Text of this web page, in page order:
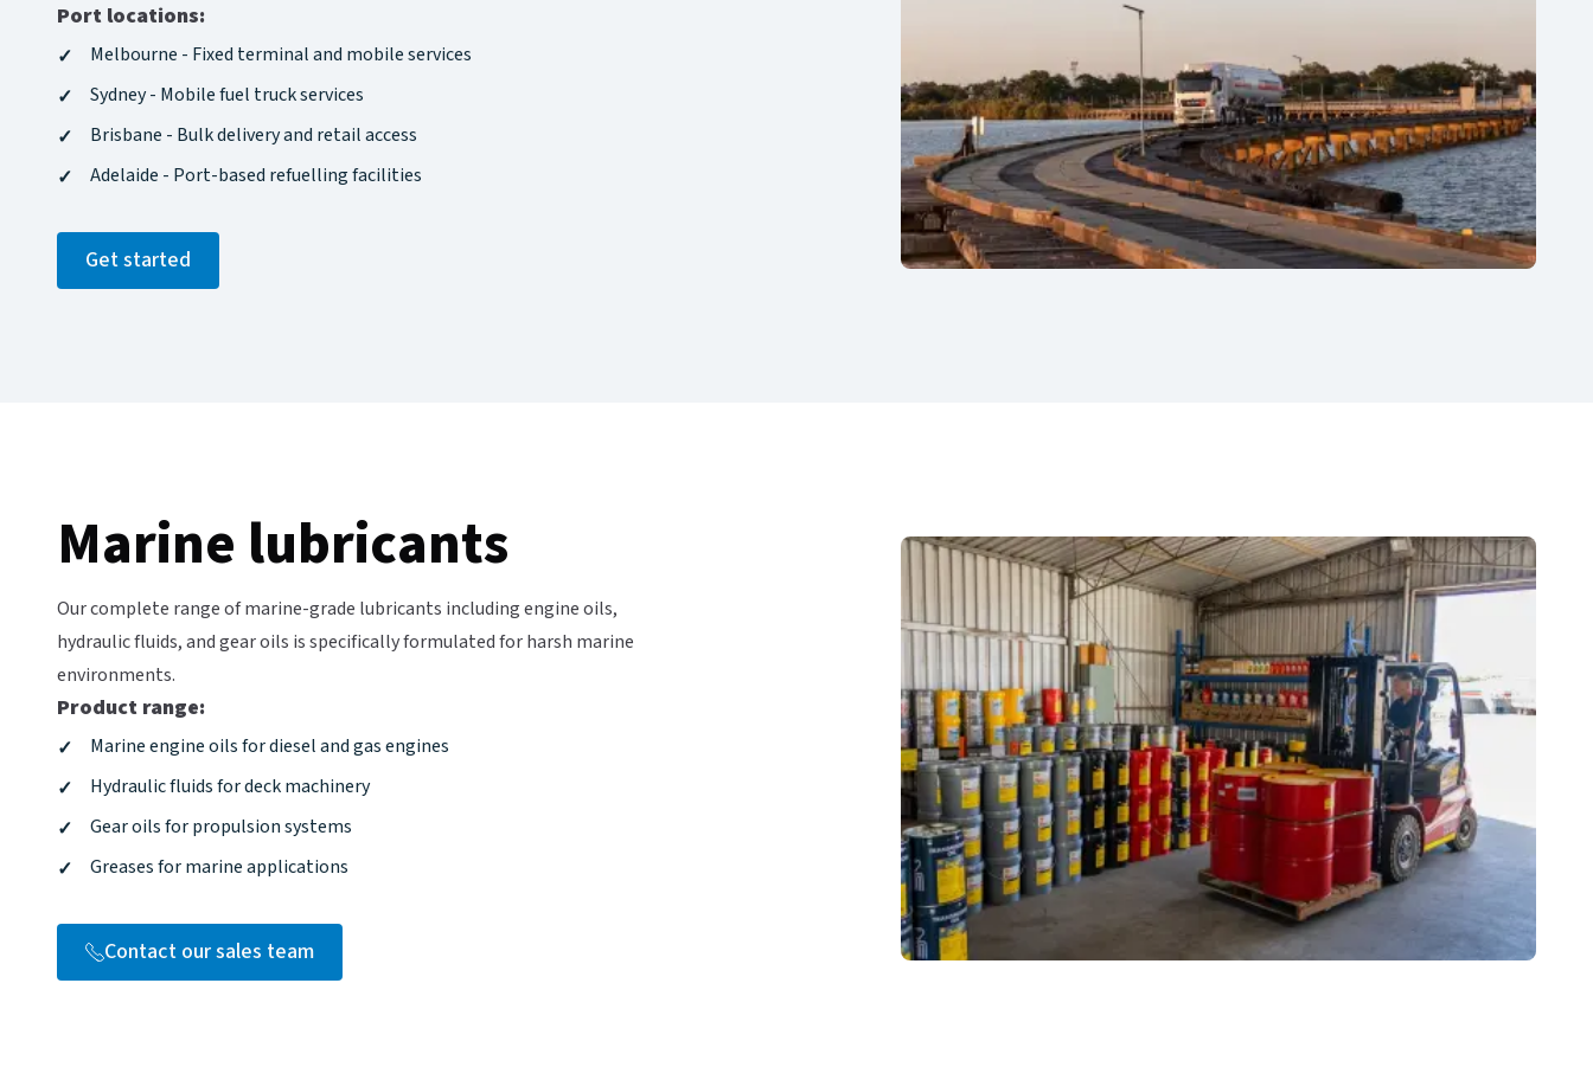
Port locations:​​​​‌ ‍ ​‍​‍‌‍ ‌ ​‍‌‍‍‌‌‍‌ ‌‍‍‌‌‍ ‍​‍​‍​ ‍‍​‍​‍‌ ​ ‌‍​‌‌‍ ‍‌‍‍‌‌ ‌​‌ ‍‌​‍ ‍‌‍‍‌‌‍ ​‍​‍​‍ ​​‍​‍‌‍‍​‌ ​‍‌‍‌‌‌‍‌‍​‍​‍​ ‍‍​‍​‍‌‍‍​‌ ‌​‌ ‌​‌ ​​‌ ​ ​ ‍‍​‍ ​‍ ‌‍ ​‌‍‍‌‌‍​‍‌‍‌‌‌ ​‍‌ ‌​‌ ‍‌​‍ ‌‌ ​ ‌ ‌​‌ ‌‌‌‍‌​‌‍‍‌‌‍ ​‍ ‍‌ ‌‍‌‍‌‌‌ ​‍‌‍​ ‌‍‌‌‌‍ ​​‍ ‍‌‍​‌‌ ​​‌ ​​​‍ ‌‍‍‌‌‍ ‍‌ ‌​‌‍‌‌‌‍ ‍‌ ‌​​‍ ‌‍‌‌‌‍‌​‌‍‍‌‌ ‌​​‍ ‌‍ ‌‌‍ ‌‍‌​‌‍‌‌​ ‌‌ ​​‌ ​‍‌‍‌‌‌ ​ ‌‍‌‌‌‍ ‍‌ ‌​‌‍​‌‌ ‌​‌‍‍‌‌‍ ‌‍ ‍​ ‍ ‌‍‍‌‌‍‌​​ ‌‌‍‌​‌‍​ ​ ‌​​ ‌​​ ‍‌​ ‌ ​ ​‍​ ​‍​‍ ‌​ ​ ​ ‌ ​ ​ ​ ​​​‍ ‌​ ‌​‌‍‌​‌‍‌‌‌‍​ ​‍ ‌‌‍​‍​ ​‌​ ​ ‌‍‌​​‍ ‌‌‍‌‍‌‍​‌​ ​ ‌‍‌‍​ ​‌‌‍​‍‌‍​‌‌‍​ ​ ‍​​ ‌ ‌‍​ ​ ​‍​ ‍ ‌ ‌​‌ ‍‌‌ ​​‌‍‌‌​ ‌‌ ​​‌‍​‌‌‍‌ ‌‍‌‌​ ‍ ‌ ​​‌‍​‌‌ ‌​‌‍‍​​ ‌‌ ​​‌‍​‌‌‍‌ ‌‍‌‌‌​​‍‌ ‌‌‌‍‍‌‌‍ ​‌‍‌​‌‍‌‌‌ ​‍​‍‌‌​ ‌‌‌​​‍‌‌ ‌‍‍ ‌‍‌‌‌ ‍‌​‍‌‌​ ​ ‌​‌​​‍‌‌​ ​ ‌​‌​​‍‌‌​ ​‍​ ​‍​ ‍​‌‍‌‌​ ‌‍​ ‍​​ ‍​​ ​‌​ ‍‌​ ‌‌‌‍‌‌​ ‌ ‌‍‌‍‌‍​‌​ ‌​‌‍‌‍​ ​‍‌‍​ ​ ​​​ ‍‌​ ​‍​ ‌‍​ ‌‍​ ​‌​ ​​​ ​​‌‍‌‍‌‍‌‍​ ‌ ‌‍​ ‌‍‌‌‌‍‌‌​ ‍‌‌‍​ ​‍‌‌​ ​‍​ ​‍​‍‌‌​ ‌‌‌​‌​​‍ ‍‌ ​‍‌‍‍‌‌‍​ ‌‍‍​‌‌‌​‌‍‌‌‌ ‍​‌ ‌​​‍‌‌​ ‌‌‌​​‍‌‌ ‌‍‍ ‌‍‌‌‌ ‍‌​‍‌‌​ ​ ‌​‌​​‍‌‌​ ​ ‌​‌​​‍‌‌​ ​‍​ ​‍​ ​​‌‍‌‍‌‍​‌​ ‌ ‌‍​ ​ ​​​ ‍​​ ​‍‌‍​ ​ ​ ‌‍‌‍‌‍‌‌​‍‌‌​ ​‍​ ​‍​‍‌‌​ ‌‌‌​‌​​‍ ‍‌‍​ ‌‍‍​‌‍‍‌‌‍ ​‌‍‌​‌ ​‍‌‍‌‌‌‍ ‍​‍‌‌​ ‌‌‌​​‍‌‌ ‌‍‍ ‌‍‌‌‌ ‍‌​‍‌‌​ ​ ‌​‌​​‍‌‌​ ​ ‌​‌​​‍‌‌​ ​‍​ ​‍​ ​‌​ ​ ​ ‌‍‌‍​‌‌‍‌‍​ ​‍‌‍​ ​ ​‌‌‍‌‌​ ​‌‌‍​ ‌‍​‌​‍‌‌​ ​‍​ ​‍​‍‌‌​ ‌‌‌​‌​​‍ ‍‌ ‌​‌‍‌‌‌ ‍​‌ ‌​​ ‌‍​‍‌‍​‌‌ ​ ‌‍‌‌‌‌‌‌‌ ​‍‌‍ ​​ ‌‌‍‍​‌ ‌​‌ ‌​‌ ​​‌ ​ ​‍‌‌​ ​ ‌​​‌​‍‌‌​ ​‍‌​‌‍​‍‌‌​ ​‍‌​‌‍‌‍ ​‌‍‍‌‌‍​‍‌‍‌‌‌ ​‍‌ ‌​‌ ‍‌​‍ ‌‌ ​ ‌ ‌​‌ ‌‌‌‍‌​‌‍‍‌‌‍ ​‍ ‍‌ ‌‍‌‍‌‌‌ ​‍‌‍​ ‌‍‌‌‌‍ ​​‍ ‍‌‍​‌‌ ​​‌ ​​​‍‌‍‌‍‍‌‌‍‌​​ ‌‌‍‌​‌‍​ ​ ‌​​ ‌​​ ‍‌​ ‌ ​ ​‍​ ​‍​‍ ‌​ ​ ​ ‌ ​ ​ ​ ​​​‍ ‌​ ‌​‌‍‌​‌‍‌‌‌‍​ ​‍ ‌‌‍​‍​ ​‌​ ​ ‌‍‌​​‍ ‌‌‍‌‍‌‍​‌​ ​ ‌‍‌‍​ ​‌‌‍​‍‌‍​‌‌‍​ ​ ‍​​ ‌ ‌‍​ ​ ​‍​‍‌‍‌ ‌​‌ ‍‌‌ ​​‌‍‌‌​ ‌‌ ​​‌‍​‌‌‍‌ ‌‍‌‌​‍‌‍‌ ​​‌‍​‌‌ ‌​‌‍‍​​ ‌‌ ​​‌‍​‌‌‍‌ ‌‍‌‌‌​​‍‌ ‌‌‌‍‍‌‌‍ ​‌‍‌​‌‍‌‌‌ ​‍​‍‌‌​ ‌‌‌​​‍‌‌ ‌‍‍ ‌‍‌‌‌ ‍‌​‍‌‌​ ​ ‌​‌​​‍‌‌​ ​ ‌​‌​​‍‌‌​ ​‍​ ​‍​ ‍​‌‍‌‌​ ‌‍​ ‍​​ ‍​​ ​‌​ ‍‌​ ‌‌‌‍‌‌​ ‌ ‌‍‌‍‌‍​‌​ ‌​‌‍‌‍​ ​‍‌‍​ ​ ​​​ ‍‌​ ​‍​ ‌‍​ ‌‍​ ​‌​ ​​​ ​​‌‍‌‍‌‍‌‍​ ‌ ‌‍​ ‌‍‌‌‌‍‌‌​ ‍‌‌‍​ ​‍‌‌​ ​‍​ ​‍​‍‌‌​ ‌‌‌​‌​​‍ ‍‌ ​‍‌‍‍‌‌‍​ ‌‍‍​‌‌‌​‌‍‌‌‌ ‍​‌ ‌​​‍‌‌​ ‌‌‌​​‍‌‌ ‌‍‍ ‌‍‌‌‌ ‍‌​‍‌‌​ ​ ‌​‌​​‍‌‌​ ​ ‌​‌​​‍‌‌​ ​‍​ ​‍​ ​​‌‍‌‍‌‍​‌​ ‌ ‌‍​ ​ ​​​ ‍​​ ​‍‌‍​ ​ ​ ‌‍‌‍‌‍‌‌​‍‌‌​ ​‍​ ​‍​‍‌‌​ ‌‌‌​‌​​‍ ‍‌‍​ ‌‍‍​‌‍‍‌‌‍ ​‌‍‌​‌ ​‍‌‍‌‌‌‍ ‍​‍‌‌​ ‌‌‌​​‍‌‌ ‌‍‍ ‌‍‌‌‌ ‍‌​‍‌‌​ ​ ‌​‌​​‍‌‌​ ​ ‌​‌​​‍‌‌​ ​‍​ ​‍​ ​‌​ ​ ​ ‌‍‌‍​‌‌‍‌‍​ ​‍‌‍​ ​ ​‌‌‍‌‌​ ​‌‌‍​ ‌‍​‌​‍‌‌​ ​‍​ ​‍​‍‌‌​ ‌‌‌​‌​​‍ ‍‌ ‌​‌‍‌‌‌ ‍​‌ ‌​​‍‌‍‌ ​​‌‍‌‌‌ ​‍‌ ​ ‌ ​​‌‍‌‌‌‍​ ‌ ‌​‌‍‍‌‌ ‌‍‌‍‌‌​ ‌‌ ​​‌ ‌‌‌‍​‍‌‍ ​‌‍‍‌‌ ​ ‌‍‍​‌‍‌‌‌‍‌​​‍​‍‌ ‌
Melbourne - Fixed terminal and mobile services​​​​‌ ‍ ​‍​‍‌‍ ‌ ​‍‌‍‍‌‌‍‌ ‌‍‍‌‌‍ ‍​‍​‍​ ‍‍​‍​‍‌ ​ ‌‍​‌‌‍ ‍‌‍‍‌‌ ‌​‌ ‍‌​‍ ‍‌‍‍‌‌‍ ​‍​‍​‍ ​​‍​‍‌‍‍​‌ ​‍‌‍‌‌‌‍‌‍​‍​‍​ ‍‍​‍​‍‌‍‍​‌ ‌​‌ ‌​‌ ​​‌ ​ ​ ‍‍​‍ ​‍ ‌‍ ​‌‍‍‌‌‍​‍‌‍‌‌‌ ​‍‌ ‌​‌ ‍‌​‍ ‌‌ ​ ‌ ‌​‌ ‌‌‌‍‌​‌‍‍‌‌‍ ​‍ ‍‌ ‌‍‌‍‌‌‌ ​‍‌‍​ ‌‍‌‌‌‍ ​​‍ ‍‌‍​‌‌ ​​‌ ​​​‍ ‌‍‍‌‌‍ ‍‌ ‌​‌‍‌‌‌‍ ‍‌ ‌​​‍ ‌‍‌‌‌‍‌​‌‍‍‌‌ ‌​​‍ ‌‍ ‌‌‍ ‌‍‌​‌‍‌‌​ ‌‌ ​​‌ ​‍‌‍‌‌‌ ​ ‌‍‌‌‌‍ ‍‌ ‌​‌‍​‌‌ ‌​‌‍‍‌‌‍ ‌‍ ‍​ ‍ ‌‍‍‌‌‍‌​​ ‌‌‍‌​‌‍​ ​ ‌​​ ‌​​ ‍‌​ ‌ ​ ​‍​ ​‍​‍ ‌​ ​ ​ ‌ ​ ​ ​ ​​​‍ ‌​ ‌​‌‍‌​‌‍‌‌‌‍​ ​‍ ‌‌‍​‍​ ​‌​ ​ ‌‍‌​​‍ ‌‌‍‌‍‌‍​‌​ ​ ‌‍‌‍​ ​‌‌‍​‍‌‍​‌‌‍​ ​ ‍​​ ‌ ‌‍​ ​ ​‍​ ‍ ‌ ‌​‌ ‍‌‌ ​​‌‍‌‌​ ‌‌ ​​‌‍​‌‌‍‌ ‌‍‌‌​ ‍ ‌ ​​‌‍​‌‌ ‌​‌‍‍​​ ‌‌ ​​‌‍​‌‌‍‌ ‌‍‌‌‌​​‍‌ ‌‌‌‍‍‌‌‍ ​‌‍‌​‌‍‌‌‌ ​‍​‍‌‌​ ‌‌‌​​‍‌‌ ‌‍‍ ‌‍‌‌‌ ‍‌​‍‌‌​ ​ ‌​‌​​‍‌‌​ ​ ‌​‌​​‍‌‌​ ​‍​ ​‍​ ‍​‌‍‌‌​ ‌‍​ ‍​​ ‍​​ ​‌​ ‍‌​ ‌‌‌‍‌‌​ ‌ ‌‍‌‍‌‍​‌​ ‌​‌‍‌‍​ ​‍‌‍​ ​ ​​​ ‍‌​ ​‍​ ‌‍​ ‌‍​ ​‌​ ​​​ ​​‌‍‌‍‌‍‌‍​ ‌ ‌‍​ ‌‍‌‌‌‍‌‌​ ‍‌‌‍​ ​‍‌‌​ ​‍​ ​‍​‍‌‌​ ‌‌‌​‌​​‍ ‍‌ ​‍‌‍‍‌‌‍​ ‌‍‍​‌‌‌​‌‍‌‌‌ ‍​‌ ‌​​‍‌‌​ ‌‌‌​​‍‌‌ ‌‍‍ ‌‍‌‌‌ ‍‌​‍‌‌​ ​ ‌​‌​​‍‌‌​ ​ ‌​‌​​‍‌‌​ ​‍​ ​‍‌‍​‍​ ​‌​ ‌​​ ‌‍​ ‌ ‌‍​ ​ ‍‌​ ​‌‌‍​‍​ ‌‌​ ‌ ‌‍‌​​‍‌‌​ ​‍​ ​‍​‍‌‌​ ‌‌‌​‌​​‍ ‍‌‍​ ‌‍‍​‌‍‍‌‌‍ ​‌‍‌​‌ ​‍‌‍‌‌‌‍ ‍​‍‌‌​ ‌‌‌​​‍‌‌ ‌‍‍ ‌‍‌‌‌ ‍‌​‍‌‌​ ​ ‌​‌​​‍‌‌​ ​ ‌​‌​​‍‌‌​ ​‍​ ​‍​ ‌‌‌‍‌​​ ​‌​ ​‍​ ​‍‌‍‌​​ ‍​​ ‌ ​ ​ ​ ​​‌‍‌‍​ ‍​​‍‌‌​ ​‍​ ​‍​‍‌‌​ ‌‌‌​‌​​‍ ‍‌ ‌​‌‍‌‌‌ ‍​‌ ‌​​ ‌‍​‍‌‍​‌‌ ​ ‌‍‌‌‌‌‌‌‌ ​‍‌‍ ​​ ‌‌‍‍​‌ ‌​‌ ‌​‌ ​​‌ ​ ​‍‌‌​ ​ ‌​​‌​‍‌‌​ ​‍‌​‌‍​‍‌‌​ ​‍‌​‌‍‌‍ ​‌‍‍‌‌‍​‍‌‍‌‌‌ ​‍‌ ‌​‌ ‍‌​‍ ‌‌ ​ ‌ ‌​‌ ‌‌‌‍‌​‌‍‍‌‌‍ ​‍ ‍‌ ‌‍‌‍‌‌‌ ​‍‌‍​ ‌‍‌‌‌‍ ​​‍ ‍‌‍​‌‌ ​​‌ ​​​‍‌‍‌‍‍‌‌‍‌​​ ‌‌‍‌​‌‍​ ​ ‌​​ ‌​​ ‍‌​ ‌ ​ ​‍​ ​‍​‍ ‌​ ​ ​ ‌ ​ ​ ​ ​​​‍ ‌​ ‌​‌‍‌​‌‍‌‌‌‍​ ​‍ ‌‌‍​‍​ ​‌​ ​ ‌‍‌​​‍ ‌‌‍‌‍‌‍​‌​ ​ ‌‍‌‍​ ​‌‌‍​‍‌‍​‌‌‍​ ​ ‍​​ ‌ ‌‍​ ​ ​‍​‍‌‍‌ ‌​‌ ‍‌‌ ​​‌‍‌‌​ ‌‌ ​​‌‍​‌‌‍‌ ‌‍‌‌​‍‌‍‌ ​​‌‍​‌‌ ‌​‌‍‍​​ ‌‌ ​​‌‍​‌‌‍‌ ‌‍‌‌‌​​‍‌ ‌‌‌‍‍‌‌‍ ​‌‍‌​‌‍‌‌‌ ​‍​‍‌‌​ ‌‌‌​​‍‌‌ ‌‍‍ ‌‍‌‌‌ ‍‌​‍‌‌​ ​ ‌​‌​​‍‌‌​ ​ ‌​‌​​‍‌‌​ ​‍​ ​‍​ ‍​‌‍‌‌​ ‌‍​ ‍​​ ‍​​ ​‌​ ‍‌​ ‌‌‌‍‌‌​ ‌ ‌‍‌‍‌‍​‌​ ‌​‌‍‌‍​ ​‍‌‍​ ​ ​​​ ‍‌​ ​‍​ ‌‍​ ‌‍​ ​‌​ ​​​ ​​‌‍‌‍‌‍‌‍​ ‌ ‌‍​ ‌‍‌‌‌‍‌‌​ ‍‌‌‍​ ​‍‌‌​ ​‍​ ​‍​‍‌‌​ ‌‌‌​‌​​‍ ‍‌ ​‍‌‍‍‌‌‍​ ‌‍‍​‌‌‌​‌‍‌‌‌ ‍​‌ ‌​​‍‌‌​ ‌‌‌​​‍‌‌ ‌‍‍ ‌‍‌‌‌ ‍‌​‍‌‌​ ​ ‌​‌​​‍‌‌​ ​ ‌​‌​​‍‌‌​ ​‍​ ​‍‌‍​‍​ ​‌​ ‌​​ ‌‍​ ‌ ‌‍​ ​ ‍‌​ ​‌‌‍​‍​ ‌‌​ ‌ ‌‍‌​​‍‌‌​ ​‍​ ​‍​‍‌‌​ ‌‌‌​‌​​‍ ‍‌‍​ ‌‍‍​‌‍‍‌‌‍ ​‌‍‌​‌ ​‍‌‍‌‌‌‍ ‍​‍‌‌​ ‌‌‌​​‍‌‌ ‌‍‍ ‌‍‌‌‌ ‍‌​‍‌‌​ ​ ‌​‌​​‍‌‌​ ​ ‌​‌​​‍‌‌​ ​‍​ ​‍​ ‌‌‌‍‌​​ ​‌​ ​‍​ ​‍‌‍‌​​ ‍​​ ‌ ​ ​ ​ ​​‌‍‌‍​ ‍​​‍‌‌​ ​‍​ ​‍​‍‌‌​ ‌‌‌​‌​​‍ ‍‌ ‌​‌‍‌‌‌ ‍​‌ ‌​​‍‌‍‌ ​​‌‍‌‌‌ ​‍‌ ​ ‌ ​​‌‍‌‌‌‍​ ‌ ‌​‌‍‍‌‌ ‌‍‌‍‌‌​ ‌‌ ​​‌ ‌‌‌‍​‍‌‍ ​‌‍‍‌‌ ​ ‌‍‍​‌‍‌‌‌‍‌​​‍​‍‌ ‌
Sydney - Mobile fuel truck services​​​​‌ ‍ ​‍​‍‌‍ ‌ ​‍‌‍‍‌‌‍‌ ‌‍‍‌‌‍ ‍​‍​‍​ ‍‍​‍​‍‌ ​ ‌‍​‌‌‍ ‍‌‍‍‌‌ ‌​‌ ‍‌​‍ ‍‌‍‍‌‌‍ ​‍​‍​‍ ​​‍​‍‌‍‍​‌ ​‍‌‍‌‌‌‍‌‍​‍​‍​ ‍‍​‍​‍‌‍‍​‌ ‌​‌ ‌​‌ ​​‌ ​ ​ ‍‍​‍ ​‍ ‌‍ ​‌‍‍‌‌‍​‍‌‍‌‌‌ ​‍‌ ‌​‌ ‍‌​‍ ‌‌ ​ ‌ ‌​‌ ‌‌‌‍‌​‌‍‍‌‌‍ ​‍ ‍‌ ‌‍‌‍‌‌‌ ​‍‌‍​ ‌‍‌‌‌‍ ​​‍ ‍‌‍​‌‌ ​​‌ ​​​‍ ‌‍‍‌‌‍ ‍‌ ‌​‌‍‌‌‌‍ ‍‌ ‌​​‍ ‌‍‌‌‌‍‌​‌‍‍‌‌ ‌​​‍ ‌‍ ‌‌‍ ‌‍‌​‌‍‌‌​ ‌‌ ​​‌ ​‍‌‍‌‌‌ ​ ‌‍‌‌‌‍ ‍‌ ‌​‌‍​‌‌ ‌​‌‍‍‌‌‍ ‌‍ ‍​ ‍ ‌‍‍‌‌‍‌​​ ‌‌‍‌​‌‍​ ​ ‌​​ ‌​​ ‍‌​ ‌ ​ ​‍​ ​‍​‍ ‌​ ​ ​ ‌ ​ ​ ​ ​​​‍ ‌​ ‌​‌‍‌​‌‍‌‌‌‍​ ​‍ ‌‌‍​‍​ ​‌​ ​ ‌‍‌​​‍ ‌‌‍‌‍‌‍​‌​ ​ ‌‍‌‍​ ​‌‌‍​‍‌‍​‌‌‍​ ​ ‍​​ ‌ ‌‍​ ​ ​‍​ ‍ ‌ ‌​‌ ‍‌‌ ​​‌‍‌‌​ ‌‌ ​​‌‍​‌‌‍‌ ‌‍‌‌​ ‍ ‌ ​​‌‍​‌‌ ‌​‌‍‍​​ ‌‌ ​​‌‍​‌‌‍‌ ‌‍‌‌‌​​‍‌ ‌‌‌‍‍‌‌‍ ​‌‍‌​‌‍‌‌‌ ​‍​‍‌‌​ ‌‌‌​​‍‌‌ ‌‍‍ ‌‍‌‌‌ ‍‌​‍‌‌​ ​ ‌​‌​​‍‌‌​ ​ ‌​‌​​‍‌‌​ ​‍​ ​‍​ ‍​‌‍‌‌​ ‌‍​ ‍​​ ‍​​ ​‌​ ‍‌​ ‌‌‌‍‌‌​ ‌ ‌‍‌‍‌‍​‌​ ‌​‌‍‌‍​ ​‍‌‍​ ​ ​​​ ‍‌​ ​‍​ ‌‍​ ‌‍​ ​‌​ ​​​ ​​‌‍‌‍‌‍‌‍​ ‌ ‌‍​ ‌‍‌‌‌‍‌‌​ ‍‌‌‍​ ​‍‌‌​ ​‍​ ​‍​‍‌‌​ ‌‌‌​‌​​‍ ‍‌ ​‍‌‍‍‌‌‍​ ‌‍‍​‌‌‌​‌‍‌‌‌ ‍​‌ ‌​​‍‌‌​ ‌‌‌​​‍‌‌ ‌‍‍ ‌‍‌‌‌ ‍‌​‍‌‌​ ​ ‌​‌​​‍‌‌​ ​ ‌​‌​​‍‌‌​ ​‍​ ​‍​ ‌ ‌‍‌​​ ‍​​ ‌‌​ ‌‍‌‍​‍​ ‍‌​ ​​‌‍‌​​ ​​​ ​‌​ ‍​​‍‌‌​ ​‍​ ​‍​‍‌‌​ ‌‌‌​‌​​‍ ‍‌‍​ ‌‍‍​‌‍‍‌‌‍ ​‌‍‌​‌ ​‍‌‍‌‌‌‍ ‍​‍‌‌​ ‌‌‌​​‍‌‌ ‌‍‍ ‌‍‌‌‌ ‍‌​‍‌‌​ ​ ‌​‌​​‍‌‌​ ​ ‌​‌​​‍‌‌​ ​‍​ ​‍‌‍‌​‌‍‌‌‌‍​‌​ ‍​‌‍‌‌​ ‍​‌‍​‌​ ​​​ ​‌​ ‌ ‌‍‌‌​ ‌‌​‍‌‌​ ​‍​ ​‍​‍‌‌​ ‌‌‌​‌​​‍ ‍‌ ‌​‌‍‌‌‌ ‍​‌ ‌​​ ‌‍​‍‌‍​‌‌ ​ ‌‍‌‌‌‌‌‌‌ ​‍‌‍ ​​ ‌‌‍‍​‌ ‌​‌ ‌​‌ ​​‌ ​ ​‍‌‌​ ​ ‌​​‌​‍‌‌​ ​‍‌​‌‍​‍‌‌​ ​‍‌​‌‍‌‍ ​‌‍‍‌‌‍​‍‌‍‌‌‌ ​‍‌ ‌​‌ ‍‌​‍ ‌‌ ​ ‌ ‌​‌ ‌‌‌‍‌​‌‍‍‌‌‍ ​‍ ‍‌ ‌‍‌‍‌‌‌ ​‍‌‍​ ‌‍‌‌‌‍ ​​‍ ‍‌‍​‌‌ ​​‌ ​​​‍‌‍‌‍‍‌‌‍‌​​ ‌‌‍‌​‌‍​ ​ ‌​​ ‌​​ ‍‌​ ‌ ​ ​‍​ ​‍​‍ ‌​ ​ ​ ‌ ​ ​ ​ ​​​‍ ‌​ ‌​‌‍‌​‌‍‌‌‌‍​ ​‍ ‌‌‍​‍​ ​‌​ ​ ‌‍‌​​‍ ‌‌‍‌‍‌‍​‌​ ​ ‌‍‌‍​ ​‌‌‍​‍‌‍​‌‌‍​ ​ ‍​​ ‌ ‌‍​ ​ ​‍​‍‌‍‌ ‌​‌ ‍‌‌ ​​‌‍‌‌​ ‌‌ ​​‌‍​‌‌‍‌ ‌‍‌‌​‍‌‍‌ ​​‌‍​‌‌ ‌​‌‍‍​​ ‌‌ ​​‌‍​‌‌‍‌ ‌‍‌‌‌​​‍‌ ‌‌‌‍‍‌‌‍ ​‌‍‌​‌‍‌‌‌ ​‍​‍‌‌​ ‌‌‌​​‍‌‌ ‌‍‍ ‌‍‌‌‌ ‍‌​‍‌‌​ ​ ‌​‌​​‍‌‌​ ​ ‌​‌​​‍‌‌​ ​‍​ ​‍​ ‍​‌‍‌‌​ ‌‍​ ‍​​ ‍​​ ​‌​ ‍‌​ ‌‌‌‍‌‌​ ‌ ‌‍‌‍‌‍​‌​ ‌​‌‍‌‍​ ​‍‌‍​ ​ ​​​ ‍‌​ ​‍​ ‌‍​ ‌‍​ ​‌​ ​​​ ​​‌‍‌‍‌‍‌‍​ ‌ ‌‍​ ‌‍‌‌‌‍‌‌​ ‍‌‌‍​ ​‍‌‌​ ​‍​ ​‍​‍‌‌​ ‌‌‌​‌​​‍ ‍‌ ​‍‌‍‍‌‌‍​ ‌‍‍​‌‌‌​‌‍‌‌‌ ‍​‌ ‌​​‍‌‌​ ‌‌‌​​‍‌‌ ‌‍‍ ‌‍‌‌‌ ‍‌​‍‌‌​ ​ ‌​‌​​‍‌‌​ ​ ‌​‌​​‍‌‌​ ​‍​ ​‍​ ‌ ‌‍‌​​ ‍​​ ‌‌​ ‌‍‌‍​‍​ ‍‌​ ​​‌‍‌​​ ​​​ ​‌​ ‍​​‍‌‌​ ​‍​ ​‍​‍‌‌​ ‌‌‌​‌​​‍ ‍‌‍​ ‌‍‍​‌‍‍‌‌‍ ​‌‍‌​‌ ​‍‌‍‌‌‌‍ ‍​‍‌‌​ ‌‌‌​​‍‌‌ ‌‍‍ ‌‍‌‌‌ ‍‌​‍‌‌​ ​ ‌​‌​​‍‌‌​ ​ ‌​‌​​‍‌‌​ ​‍​ ​‍‌‍‌​‌‍‌‌‌‍​‌​ ‍​‌‍‌‌​ ‍​‌‍​‌​ ​​​ ​‌​ ‌ ‌‍‌‌​ ‌‌​‍‌‌​ ​‍​ ​‍​‍‌‌​ ‌‌‌​‌​​‍ ‍‌ ‌​‌‍‌‌‌ ‍​‌ ‌​​‍‌‍‌ ​​‌‍‌‌‌ ​‍‌ ​ ‌ ​​‌‍‌‌‌‍​ ‌ ‌​‌‍‍‌‌ ‌‍‌‍‌‌​ ‌‌ ​​‌ ‌‌‌‍​‍‌‍ ​‌‍‍‌‌ ​ ‌‍‍​‌‍‌‌‌‍‌​​‍​‍‌ ‌
Brisbane - Bulk delivery and retail access​​​​‌ ‍ ​‍​‍‌‍ ‌ ​‍‌‍‍‌‌‍‌ ‌‍‍‌‌‍ ‍​‍​‍​ ‍‍​‍​‍‌ ​ ‌‍​‌‌‍ ‍‌‍‍‌‌ ‌​‌ ‍‌​‍ ‍‌‍‍‌‌‍ ​‍​‍​‍ ​​‍​‍‌‍‍​‌ ​‍‌‍‌‌‌‍‌‍​‍​‍​ ‍‍​‍​‍‌‍‍​‌ ‌​‌ ‌​‌ ​​‌ ​ ​ ‍‍​‍ ​‍ ‌‍ ​‌‍‍‌‌‍​‍‌‍‌‌‌ ​‍‌ ‌​‌ ‍‌​‍ ‌‌ ​ ‌ ‌​‌ ‌‌‌‍‌​‌‍‍‌‌‍ ​‍ ‍‌ ‌‍‌‍‌‌‌ ​‍‌‍​ ‌‍‌‌‌‍ ​​‍ ‍‌‍​‌‌ ​​‌ ​​​‍ ‌‍‍‌‌‍ ‍‌ ‌​‌‍‌‌‌‍ ‍‌ ‌​​‍ ‌‍‌‌‌‍‌​‌‍‍‌‌ ‌​​‍ ‌‍ ‌‌‍ ‌‍‌​‌‍‌‌​ ‌‌ ​​‌ ​‍‌‍‌‌‌ ​ ‌‍‌‌‌‍ ‍‌ ‌​‌‍​‌‌ ‌​‌‍‍‌‌‍ ‌‍ ‍​ ‍ ‌‍‍‌‌‍‌​​ ‌‌‍‌​‌‍​ ​ ‌​​ ‌​​ ‍‌​ ‌ ​ ​‍​ ​‍​‍ ‌​ ​ ​ ‌ ​ ​ ​ ​​​‍ ‌​ ‌​‌‍‌​‌‍‌‌‌‍​ ​‍ ‌‌‍​‍​ ​‌​ ​ ‌‍‌​​‍ ‌‌‍‌‍‌‍​‌​ ​ ‌‍‌‍​ ​‌‌‍​‍‌‍​‌‌‍​ ​ ‍​​ ‌ ‌‍​ ​ ​‍​ ‍ ‌ ‌​‌ ‍‌‌ ​​‌‍‌‌​ ‌‌ ​​‌‍​‌‌‍‌ ‌‍‌‌​ ‍ ‌ ​​‌‍​‌‌ ‌​‌‍‍​​ ‌‌ ​​‌‍​‌‌‍‌ ‌‍‌‌‌​​‍‌ ‌‌‌‍‍‌‌‍ ​‌‍‌​‌‍‌‌‌ ​‍​‍‌‌​ ‌‌‌​​‍‌‌ ‌‍‍ ‌‍‌‌‌ ‍‌​‍‌‌​ ​ ‌​‌​​‍‌‌​ ​ ‌​‌​​‍‌‌​ ​‍​ ​‍​ ‍​‌‍‌‌​ ‌‍​ ‍​​ ‍​​ ​‌​ ‍‌​ ‌‌‌‍‌‌​ ‌ ‌‍‌‍‌‍​‌​ ‌​‌‍‌‍​ ​‍‌‍​ ​ ​​​ ‍‌​ ​‍​ ‌‍​ ‌‍​ ​‌​ ​​​ ​​‌‍‌‍‌‍‌‍​ ‌ ‌‍​ ‌‍‌‌‌‍‌‌​ ‍‌‌‍​ ​‍‌‌​ ​‍​ ​‍​‍‌‌​ ‌‌‌​‌​​‍ ‍‌ ​‍‌‍‍‌‌‍​ ‌‍‍​‌‌‌​‌‍‌‌‌ ‍​‌ ‌​​‍‌‌​ ‌‌‌​​‍‌‌ ‌‍‍ ‌‍‌‌‌ ‍‌​‍‌‌​ ​ ‌​‌​​‍‌‌​ ​ ‌​‌​​‍‌‌​ ​‍​ ​‍​ ​​​ ​‍‌‍‌‌​ ​ ​ ‌​​ ‌‌‌‍‌‌​ ‍‌​ ​‌​ ​‌‌‍​‌‌‍​ ​‍‌‌​ ​‍​ ​‍​‍‌‌​ ‌‌‌​‌​​‍ ‍‌‍​ ‌‍‍​‌‍‍‌‌‍ ​‌‍‌​‌ ​‍‌‍‌‌‌‍ ‍​‍‌‌​ ‌‌‌​​‍‌‌ ‌‍‍ ‌‍‌‌‌ ‍‌​‍‌‌​ ​ ‌​‌​​‍‌‌​ ​ ‌​‌​​‍‌‌​ ​‍​ ​‍​ ‍​‌‍​‍​ ​‍‌‍​‍​ ‍‌​ ‌‍‌‍​‌‌‍​‌​ ​‍​ ​‌‌‍​‌​ ​‌​‍‌‌​ ​‍​ ​‍​‍‌‌​ ‌‌‌​‌​​‍ ‍‌ ‌​‌‍‌‌‌ ‍​‌ ‌​​ ‌‍​‍‌‍​‌‌ ​ ‌‍‌‌‌‌‌‌‌ ​‍‌‍ ​​ ‌‌‍‍​‌ ‌​‌ ‌​‌ ​​‌ ​ ​‍‌‌​ ​ ‌​​‌​‍‌‌​ ​‍‌​‌‍​‍‌‌​ ​‍‌​‌‍‌‍ ​‌‍‍‌‌‍​‍‌‍‌‌‌ ​‍‌ ‌​‌ ‍‌​‍ ‌‌ ​ ‌ ‌​‌ ‌‌‌‍‌​‌‍‍‌‌‍ ​‍ ‍‌ ‌‍‌‍‌‌‌ ​‍‌‍​ ‌‍‌‌‌‍ ​​‍ ‍‌‍​‌‌ ​​‌ ​​​‍‌‍‌‍‍‌‌‍‌​​ ‌‌‍‌​‌‍​ ​ ‌​​ ‌​​ ‍‌​ ‌ ​ ​‍​ ​‍​‍ ‌​ ​ ​ ‌ ​ ​ ​ ​​​‍ ‌​ ‌​‌‍‌​‌‍‌‌‌‍​ ​‍ ‌‌‍​‍​ ​‌​ ​ ‌‍‌​​‍ ‌‌‍‌‍‌‍​‌​ ​ ‌‍‌‍​ ​‌‌‍​‍‌‍​‌‌‍​ ​ ‍​​ ‌ ‌‍​ ​ ​‍​‍‌‍‌ ‌​‌ ‍‌‌ ​​‌‍‌‌​ ‌‌ ​​‌‍​‌‌‍‌ ‌‍‌‌​‍‌‍‌ ​​‌‍​‌‌ ‌​‌‍‍​​ ‌‌ ​​‌‍​‌‌‍‌ ‌‍‌‌‌​​‍‌ ‌‌‌‍‍‌‌‍ ​‌‍‌​‌‍‌‌‌ ​‍​‍‌‌​ ‌‌‌​​‍‌‌ ‌‍‍ ‌‍‌‌‌ ‍‌​‍‌‌​ ​ ‌​‌​​‍‌‌​ ​ ‌​‌​​‍‌‌​ ​‍​ ​‍​ ‍​‌‍‌‌​ ‌‍​ ‍​​ ‍​​ ​‌​ ‍‌​ ‌‌‌‍‌‌​ ‌ ‌‍‌‍‌‍​‌​ ‌​‌‍‌‍​ ​‍‌‍​ ​ ​​​ ‍‌​ ​‍​ ‌‍​ ‌‍​ ​‌​ ​​​ ​​‌‍‌‍‌‍‌‍​ ‌ ‌‍​ ‌‍‌‌‌‍‌‌​ ‍‌‌‍​ ​‍‌‌​ ​‍​ ​‍​‍‌‌​ ‌‌‌​‌​​‍ ‍‌ ​‍‌‍‍‌‌‍​ ‌‍‍​‌‌‌​‌‍‌‌‌ ‍​‌ ‌​​‍‌‌​ ‌‌‌​​‍‌‌ ‌‍‍ ‌‍‌‌‌ ‍‌​‍‌‌​ ​ ‌​‌​​‍‌‌​ ​ ‌​‌​​‍‌‌​ ​‍​ ​‍​ ​​​ ​‍‌‍‌‌​ ​ ​ ‌​​ ‌‌‌‍‌‌​ ‍‌​ ​‌​ ​‌‌‍​‌‌‍​ ​‍‌‌​ ​‍​ ​‍​‍‌‌​ ‌‌‌​‌​​‍ ‍‌‍​ ‌‍‍​‌‍‍‌‌‍ ​‌‍‌​‌ ​‍‌‍‌‌‌‍ ‍​‍‌‌​ ‌‌‌​​‍‌‌ ‌‍‍ ‌‍‌‌‌ ‍‌​‍‌‌​ ​ ‌​‌​​‍‌‌​ ​ ‌​‌​​‍‌‌​ ​‍​ ​‍​ ‍​‌‍​‍​ ​‍‌‍​‍​ ‍‌​ ‌‍‌‍​‌‌‍​‌​ ​‍​ ​‌‌‍​‌​ ​‌​‍‌‌​ ​‍​ ​‍​‍‌‌​ ‌‌‌​‌​​‍ ‍‌ ‌​‌‍‌‌‌ ‍​‌ ‌​​‍‌‍‌ ​​‌‍‌‌‌ ​‍‌ ​ ‌ ​​‌‍‌‌‌‍​ ‌ ‌​‌‍‍‌‌ ‌‍‌‍‌‌​ ‌‌ ​​‌ ‌‌‌‍​‍‌‍ ​‌‍‍‌‌ ​ ‌‍‍​‌‍‌‌‌‍‌​​‍​‍‌ ‌
Adelaide - Port-based refuelling facilities​​​​‌ ‍ ​‍​‍‌‍ ‌ ​‍‌‍‍‌‌‍‌ ‌‍‍‌‌‍ ‍​‍​‍​ ‍‍​‍​‍‌ ​ ‌‍​‌‌‍ ‍‌‍‍‌‌ ‌​‌ ‍‌​‍ ‍‌‍‍‌‌‍ ​‍​‍​‍ ​​‍​‍‌‍‍​‌ ​‍‌‍‌‌‌‍‌‍​‍​‍​ ‍‍​‍​‍‌‍‍​‌ ‌​‌ ‌​‌ ​​‌ ​ ​ ‍‍​‍ ​‍ ‌‍ ​‌‍‍‌‌‍​‍‌‍‌‌‌ ​‍‌ ‌​‌ ‍‌​‍ ‌‌ ​ ‌ ‌​‌ ‌‌‌‍‌​‌‍‍‌‌‍ ​‍ ‍‌ ‌‍‌‍‌‌‌ ​‍‌‍​ ‌‍‌‌‌‍ ​​‍ ‍‌‍​‌‌ ​​‌ ​​​‍ ‌‍‍‌‌‍ ‍‌ ‌​‌‍‌‌‌‍ ‍‌ ‌​​‍ ‌‍‌‌‌‍‌​‌‍‍‌‌ ‌​​‍ ‌‍ ‌‌‍ ‌‍‌​‌‍‌‌​ ‌‌ ​​‌ ​‍‌‍‌‌‌ ​ ‌‍‌‌‌‍ ‍‌ ‌​‌‍​‌‌ ‌​‌‍‍‌‌‍ ‌‍ ‍​ ‍ ‌‍‍‌‌‍‌​​ ‌‌‍‌​‌‍​ ​ ‌​​ ‌​​ ‍‌​ ‌ ​ ​‍​ ​‍​‍ ‌​ ​ ​ ‌ ​ ​ ​ ​​​‍ ‌​ ‌​‌‍‌​‌‍‌‌‌‍​ ​‍ ‌‌‍​‍​ ​‌​ ​ ‌‍‌​​‍ ‌‌‍‌‍‌‍​‌​ ​ ‌‍‌‍​ ​‌‌‍​‍‌‍​‌‌‍​ ​ ‍​​ ‌ ‌‍​ ​ ​‍​ ‍ ‌ ‌​‌ ‍‌‌ ​​‌‍‌‌​ ‌‌ ​​‌‍​‌‌‍‌ ‌‍‌‌​ ‍ ‌ ​​‌‍​‌‌ ‌​‌‍‍​​ ‌‌ ​​‌‍​‌‌‍‌ ‌‍‌‌‌​​‍‌ ‌‌‌‍‍‌‌‍ ​‌‍‌​‌‍‌‌‌ ​‍​‍‌‌​ ‌‌‌​​‍‌‌ ‌‍‍ ‌‍‌‌‌ ‍‌​‍‌‌​ ​ ‌​‌​​‍‌‌​ ​ ‌​‌​​‍‌‌​ ​‍​ ​‍​ ‍​‌‍‌‌​ ‌‍​ ‍​​ ‍​​ ​‌​ ‍‌​ ‌‌‌‍‌‌​ ‌ ‌‍‌‍‌‍​‌​ ‌​‌‍‌‍​ ​‍‌‍​ ​ ​​​ ‍‌​ ​‍​ ‌‍​ ‌‍​ ​‌​ ​​​ ​​‌‍‌‍‌‍‌‍​ ‌ ‌‍​ ‌‍‌‌‌‍‌‌​ ‍‌‌‍​ ​‍‌‌​ ​‍​ ​‍​‍‌‌​ ‌‌‌​‌​​‍ ‍‌ ​‍‌‍‍‌‌‍​ ‌‍‍​‌‌‌​‌‍‌‌‌ ‍​‌ ‌​​‍‌‌​ ‌‌‌​​‍‌‌ ‌‍‍ ‌‍‌‌‌ ‍‌​‍‌‌​ ​ ‌​‌​​‍‌‌​ ​ ‌​‌​​‍‌‌​ ​‍​ ​‍‌‍​ ‌‍‌‌​ ‌ ‌‍‌​‌‍​‍​ ​ ‌‍‌‍‌‍‌​‌‍‌‌‌‍‌​​ ‌ ​ ‌ ​‍‌‌​ ​‍​ ​‍​‍‌‌​ ‌‌‌​‌​​‍ ‍‌‍​ ‌‍‍​‌‍‍‌‌‍ ​‌‍‌​‌ ​‍‌‍‌‌‌‍ ‍​‍‌‌​ ‌‌‌​​‍‌‌ ‌‍‍ ‌‍‌‌‌ ‍‌​‍‌‌​ ​ ‌​‌​​‍‌‌​ ​ ‌​‌​​‍‌‌​ ​‍​ ​‍​ ​‌‌‍‌‍​ ​ ‌‍‌‍​ ​‌​ ‍‌​ ‍​​ ‌​‌‍​ ‌‍‌‌​ ‍‌‌‍​‌​‍‌‌​ ​‍​ ​‍​‍‌‌​ ‌‌‌​‌​​‍ ‍‌ ‌​‌‍‌‌‌ ‍​‌ ‌​​ ‌‍​‍‌‍​‌‌ ​ ‌‍‌‌‌‌‌‌‌ ​‍‌‍ ​​ ‌‌‍‍​‌ ‌​‌ ‌​‌ ​​‌ ​ ​‍‌‌​ ​ ‌​​‌​‍‌‌​ ​‍‌​‌‍​‍‌‌​ ​‍‌​‌‍‌‍ ​‌‍‍‌‌‍​‍‌‍‌‌‌ ​‍‌ ‌​‌ ‍‌​‍ ‌‌ ​ ‌ ‌​‌ ‌‌‌‍‌​‌‍‍‌‌‍ ​‍ ‍‌ ‌‍‌‍‌‌‌ ​‍‌‍​ ‌‍‌‌‌‍ ​​‍ ‍‌‍​‌‌ ​​‌ ​​​‍‌‍‌‍‍‌‌‍‌​​ ‌‌‍‌​‌‍​ ​ ‌​​ ‌​​ ‍‌​ ‌ ​ ​‍​ ​‍​‍ ‌​ ​ ​ ‌ ​ ​ ​ ​​​‍ ‌​ ‌​‌‍‌​‌‍‌‌‌‍​ ​‍ ‌‌‍​‍​ ​‌​ ​ ‌‍‌​​‍ ‌‌‍‌‍‌‍​‌​ ​ ‌‍‌‍​ ​‌‌‍​‍‌‍​‌‌‍​ ​ ‍​​ ‌ ‌‍​ ​ ​‍​‍‌‍‌ ‌​‌ ‍‌‌ ​​‌‍‌‌​ ‌‌ ​​‌‍​‌‌‍‌ ‌‍‌‌​‍‌‍‌ ​​‌‍​‌‌ ‌​‌‍‍​​ ‌‌ ​​‌‍​‌‌‍‌ ‌‍‌‌‌​​‍‌ ‌‌‌‍‍‌‌‍ ​‌‍‌​‌‍‌‌‌ ​‍​‍‌‌​ ‌‌‌​​‍‌‌ ‌‍‍ ‌‍‌‌‌ ‍‌​‍‌‌​ ​ ‌​‌​​‍‌‌​ ​ ‌​‌​​‍‌‌​ ​‍​ ​‍​ ‍​‌‍‌‌​ ‌‍​ ‍​​ ‍​​ ​‌​ ‍‌​ ‌‌‌‍‌‌​ ‌ ‌‍‌‍‌‍​‌​ ‌​‌‍‌‍​ ​‍‌‍​ ​ ​​​ ‍‌​ ​‍​ ‌‍​ ‌‍​ ​‌​ ​​​ ​​‌‍‌‍‌‍‌‍​ ‌ ‌‍​ ‌‍‌‌‌‍‌‌​ ‍‌‌‍​ ​‍‌‌​ ​‍​ ​‍​‍‌‌​ ‌‌‌​‌​​‍ ‍‌ ​‍‌‍‍‌‌‍​ ‌‍‍​‌‌‌​‌‍‌‌‌ ‍​‌ ‌​​‍‌‌​ ‌‌‌​​‍‌‌ ‌‍‍ ‌‍‌‌‌ ‍‌​‍‌‌​ ​ ‌​‌​​‍‌‌​ ​ ‌​‌​​‍‌‌​ ​‍​ ​‍‌‍​ ‌‍‌‌​ ‌ ‌‍‌​‌‍​‍​ ​ ‌‍‌‍‌‍‌​‌‍‌‌‌‍‌​​ ‌ ​ ‌ ​‍‌‌​ ​‍​ ​‍​‍‌‌​ ‌‌‌​‌​​‍ ‍‌‍​ ‌‍‍​‌‍‍‌‌‍ ​‌‍‌​‌ ​‍‌‍‌‌‌‍ ‍​‍‌‌​ ‌‌‌​​‍‌‌ ‌‍‍ ‌‍‌‌‌ ‍‌​‍‌‌​ ​ ‌​‌​​‍‌‌​ ​ ‌​‌​​‍‌‌​ ​‍​ ​‍​ ​‌‌‍‌‍​ ​ ‌‍‌‍​ ​‌​ ‍‌​ ‍​​ ‌​‌‍​ ‌‍‌‌​ ‍‌‌‍​‌​‍‌‌​ ​‍​ ​‍​‍‌‌​ ‌‌‌​‌​​‍ ‍‌ ‌​‌‍‌‌‌ ‍​‌ ‌​​‍‌‍‌ ​​‌‍‌‌‌ ​‍‌ ​ ‌ ​​‌‍‌‌‌‍​ ‌ ‌​‌‍‍‌‌ ‌‍‌‍‌‌​ ‌‌ ​​‌ ‌‌‌‍​‍‌‍ ​‌‍‍‌‌ ​ ‌‍‍​‌‍‌‌‌‍‌​​‍​‍‌ ‌
Get started​​​​‌ ‍ ​‍​‍‌‍ ‌ ​‍‌‍‍‌‌‍‌ ‌‍‍‌‌‍ ‍​‍​‍​ ‍‍​‍​‍‌ ​ ‌‍​‌‌‍ ‍‌‍‍‌‌ ‌​‌ ‍‌​‍ ‍‌‍‍‌‌‍ ​‍​‍​‍ ​​‍​‍‌‍‍​‌ ​‍‌‍‌‌‌‍‌‍​‍​‍​ ‍‍​‍​‍‌‍‍​‌ ‌​‌ ‌​‌ ​​‌ ​ ​ ‍‍​‍ ​‍ ‌‍ ​‌‍‍‌‌‍​‍‌‍‌‌‌ ​‍‌ ‌​‌ ‍‌​‍ ‌‌ ​ ‌ ‌​‌ ‌‌‌‍‌​‌‍‍‌‌‍ ​‍ ‍‌ ‌‍‌‍‌‌‌ ​‍‌‍​ ‌‍‌‌‌‍ ​​‍ ‍‌‍​‌‌ ​​‌ ​​​‍ ‌‍‍‌‌‍ ‍‌ ‌​‌‍‌‌‌‍ ‍‌ ‌​​‍ ‌‍‌‌‌‍‌​‌‍‍‌‌ ‌​​‍ ‌‍ ‌‌‍ ‌‍‌​‌‍‌‌​ ‌‌ ​​‌ ​‍‌‍‌‌‌ ​ ‌‍‌‌‌‍ ‍‌ ‌​‌‍​‌‌ ‌​‌‍‍‌‌‍ ‌‍ ‍​ ‍ ‌‍‍‌‌‍‌​​ ‌‌‍‌​‌‍​ ​ ‌​​ ‌​​ ‍‌​ ‌ ​ ​‍​ ​‍​‍ ‌​ ​ ​ ‌ ​ ​ ​ ​​​‍ ‌​ ‌​‌‍‌​‌‍‌‌‌‍​ ​‍ ‌‌‍​‍​ ​‌​ ​ ‌‍‌​​‍ ‌‌‍‌‍‌‍​‌​ ​ ‌‍‌‍​ ​‌‌‍​‍‌‍​‌‌‍​ ​ ‍​​ ‌ ‌‍​ ​ ​‍​ ‍ ‌ ‌​‌ ‍‌‌ ​​‌‍‌‌​ ‌‌ ​​‌‍​‌‌‍‌ ‌‍‌‌​ ‍ ‌ ​​‌‍​‌‌ ‌​‌‍‍​​ ‌‌ ​​‌‍​‌‌‍‌ ‌‍‌‌‌​​‍‌ ‌‌‌‍‍‌‌‍ ​‌‍‌​‌‍‌‌‌ ​‍​‍‌‌​ ‌‌‌​​‍‌‌ ‌‍‍ ‌‍‌‌‌ ‍‌​‍‌‌​ ​ ‌​‌​​‍‌‌​ ​ ‌​‌​​‍‌‌​ ​‍​ ​‍​ ‍​‌‍‌‌​ ‌‍​ ‍​​ ‍​​ ​‌​ ‍‌​ ‌‌‌‍‌‌​ ‌ ‌‍‌‍‌‍​‌​ ‌​‌‍‌‍​ ​‍‌‍​ ​ ​​​ ‍‌​ ​‍​ ‌‍​ ‌‍​ ​‌​ ​​​ ​​‌‍‌‍‌‍‌‍​ ‌ ‌‍​ ‌‍‌‌‌‍‌‌​ ‍‌‌‍​ ​‍‌‌​ ​‍​ ​‍​‍‌‌​ ‌‌‌​‌​​‍ ‍‌‍​‍‌ ‌‌‌ ‌​‌ ‌​‌‍ ‌‍ ‍‌ ​ ​‍‌‌​ ‌‌‌​​‍‌‌ ‌‍‍ ‌‍‌‌‌ ‍‌​‍‌‌​ ​ ‌​‌​​‍‌‌​ ​ ‌​‌​​‍‌‌​ ​‍​ ​‍‌‍‌​‌‍‌‌‌‍‌‍​ ‌​​ ​ ‌‍​‍‌‍‌‍‌‍​ ​ ‍‌​ ‌‍​ ‌ ​ ​‌​‍‌‌​ ​‍​ ​‍​‍‌‌​ ‌‌‌​‌​​‍ ‍‌ ‌​‌‍‌‌‌ ‍​‌ ‌​​ ‌‍​‍‌‍​‌‌ ​ ‌‍‌‌‌‌‌‌‌ ​‍‌‍ ​​ ‌‌‍‍​‌ ‌​‌ ‌​‌ ​​‌ ​ ​‍‌‌​ ​ ‌​​‌​‍‌‌​ ​‍‌​‌‍​‍‌‌​ ​‍‌​‌‍‌‍ ​‌‍‍‌‌‍​‍‌‍‌‌‌ ​‍‌ ‌​‌ ‍‌​‍ ‌‌ ​ ‌ ‌​‌ ‌‌‌‍‌​‌‍‍‌‌‍ ​‍ ‍‌ ‌‍‌‍‌‌‌ ​‍‌‍​ ‌‍‌‌‌‍ ​​‍ ‍‌‍​‌‌ ​​‌ ​​​‍‌‍‌‍‍‌‌‍‌​​ ‌‌‍‌​‌‍​ ​ ‌​​ ‌​​ ‍‌​ ‌ ​ ​‍​ ​‍​‍ ‌​ ​ ​ ‌ ​ ​ ​ ​​​‍ ‌​ ‌​‌‍‌​‌‍‌‌‌‍​ ​‍ ‌‌‍​‍​ ​‌​ ​ ‌‍‌​​‍ ‌‌‍‌‍‌‍​‌​ ​ ‌‍‌‍​ ​‌‌‍​‍‌‍​‌‌‍​ ​ ‍​​ ‌ ‌‍​ ​ ​‍​‍‌‍‌ ‌​‌ ‍‌‌ ​​‌‍‌‌​ ‌‌ ​​‌‍​‌‌‍‌ ‌‍‌‌​‍‌‍‌ ​​‌‍​‌‌ ‌​‌‍‍​​ ‌‌ ​​‌‍​‌‌‍‌ ‌‍‌‌‌​​‍‌ ‌‌‌‍‍‌‌‍ ​‌‍‌​‌‍‌‌‌ ​‍​‍‌‌​ ‌‌‌​​‍‌‌ ‌‍‍ ‌‍‌‌‌ ‍‌​‍‌‌​ ​ ‌​‌​​‍‌‌​ ​ ‌​‌​​‍‌‌​ ​‍​ ​‍​ ‍​‌‍‌‌​ ‌‍​ ‍​​ ‍​​ ​‌​ ‍‌​ ‌‌‌‍‌‌​ ‌ ‌‍‌‍‌‍​‌​ ‌​‌‍‌‍​ ​‍‌‍​ ​ ​​​ ‍‌​ ​‍​ ‌‍​ ‌‍​ ​‌​ ​​​ ​​‌‍‌‍‌‍‌‍​ ‌ ‌‍​ ‌‍‌‌‌‍‌‌​ ‍‌‌‍​ ​‍‌‌​ ​‍​ ​‍​‍‌‌​ ‌‌‌​‌​​‍ ‍‌‍​‍‌ ‌‌‌ ‌​‌ ‌​‌‍ ‌‍ ‍‌ ​ ​‍‌‌​ ‌‌‌​​‍‌‌ ‌‍‍ ‌‍‌‌‌ ‍‌​‍‌‌​ ​ ‌​‌​​‍‌‌​ ​ ‌​‌​​‍‌‌​ ​‍​ ​‍‌‍‌​‌‍‌‌‌‍‌‍​ ‌​​ ​ ‌‍​‍‌‍‌‍‌‍​ ​ ‍‌​ ‌‍​ ‌ ​ ​‌​‍‌‌​ ​‍​ ​‍​‍‌‌​ ‌‌‌​‌​​‍ ‍‌ ‌​‌‍‌‌‌ ‍​‌ ‌​​‍‌‍‌ ​​‌‍‌‌‌ ​‍‌ ​ ‌ ​​‌‍‌‌‌‍​ ‌ ‌​‌‍‍‌‌ ‌‍‌‍‌‌​ ‌‌ ​​‌ ‌‌‌‍​‍‌‍ ​‌‍‍‌‌ ​ ‌‍‍​‌‍‌‌‌‍‌​​‍​‍‌ ‌
Marine lubricants​​​​‌ ‍ ​‍​‍‌‍ ‌ ​‍‌‍‍‌‌‍‌ ‌‍‍‌‌‍ ‍​‍​‍​ ‍‍​‍​‍‌ ​ ‌‍​‌‌‍ ‍‌‍‍‌‌ ‌​‌ ‍‌​‍ ‍‌‍‍‌‌‍ ​‍​‍​‍ ​​‍​‍‌‍‍​‌ ​‍‌‍‌‌‌‍‌‍​‍​‍​ ‍‍​‍​‍‌‍‍​‌ ‌​‌ ‌​‌ ​​‌ ​ ​ ‍‍​‍ ​‍ ‌‍ ​‌‍‍‌‌‍​‍‌‍‌‌‌ ​‍‌ ‌​‌ ‍‌​‍ ‌‌ ​ ‌ ‌​‌ ‌‌‌‍‌​‌‍‍‌‌‍ ​‍ ‍‌ ‌‍‌‍‌‌‌ ​‍‌‍​ ‌‍‌‌‌‍ ​​‍ ‍‌‍​‌‌ ​​‌ ​​​‍ ‌‍‍‌‌‍ ‍‌ ‌​‌‍‌‌‌‍ ‍‌ ‌​​‍ ‌‍‌‌‌‍‌​‌‍‍‌‌ ‌​​‍ ‌‍ ‌‌‍ ‌‍‌​‌‍‌‌​ ‌‌ ​​‌ ​‍‌‍‌‌‌ ​ ‌‍‌‌‌‍ ‍‌ ‌​‌‍​‌‌ ‌​‌‍‍‌‌‍ ‌‍ ‍​ ‍ ‌‍‍‌‌‍‌​​ ‌‌‍‌​‌‍​ ​ ‌​​ ‌​​ ‍‌​ ‌ ​ ​‍​ ​‍​‍ ‌​ ​ ​ ‌ ​ ​ ​ ​​​‍ ‌​ ‌​‌‍‌​‌‍‌‌‌‍​ ​‍ ‌‌‍​‍​ ​‌​ ​ ‌‍‌​​‍ ‌‌‍‌‍‌‍​‌​ ​ ‌‍‌‍​ ​‌‌‍​‍‌‍​‌‌‍​ ​ ‍​​ ‌ ‌‍​ ​ ​‍​ ‍ ‌ ‌​‌ ‍‌‌ ​​‌‍‌‌​ ‌‌ ​​‌‍​‌‌‍‌ ‌‍‌‌​ ‍ ‌ ​​‌‍​‌‌ ‌​‌‍‍​​ ‌‌ ​​‌‍​‌‌‍‌ ‌‍‌‌‌​​‍‌ ‌‌‌‍‍‌‌‍ ​‌‍‌​‌‍‌‌‌ ​‍​‍‌‌​ ‌‌‌​​‍‌‌ ‌‍‍ ‌‍‌‌‌ ‍‌​‍‌‌​ ​ ‌​‌​​‍‌‌​ ​ ‌​‌​​‍‌‌​ ​‍​ ​‍‌‍​ ​ ‌ ‌‍​ ‌‍‌‌‌‍‌‍​ ​‍​ ​​‌‍​‌​ ​ ‌‍​‍‌‍​ ​ ‍​​ ​‌‌‍‌​‌‍​ ​ ​‍​ ​ ​ ‌​​ ‌‍​ ​‍​ ​‍​ ​ ‌‍‌‍​ ‍​​ ​​‌‍​‍​ ​ ‌‍‌​‌‍​ ‌‍​‌​ ​‍​ ​​​‍‌‌​ ​‍​ ​‍​‍‌‌​ ‌‌‌​‌​​‍ ‍‌ ‌​‌‍‍‌‌ ‌​‌‍ ​‌‍‌‌​‍‌‌​ ‌‌‌​​‍‌‌ ‌‍‍ ‌‍‌‌‌ ‍‌​‍‌‌​ ​ ‌​‌​​‍‌‌​ ​ ‌​‌​​‍‌‌​ ​‍​ ​‍​ ​‍‌‍​‍​ ​‍​ ​‍‌‍‌‍​ ‍‌​ ​ ​ ​‌​ ‌‌​ ​ ​ ​‍‌‍‌‌​‍‌‌​ ​‍​ ​‍​‍‌‌​ ‌‌‌​‌​​‍ ‍‌‍​ ‌‍‍​‌‍‍‌‌‍ ​‌‍‌​‌ ​‍‌‍‌‌‌‍ ‍​‍‌‌​ ‌‌‌​​‍‌‌ ‌‍‍ ‌‍‌‌‌ ‍‌​‍‌‌​ ​ ‌​‌​​‍‌‌​ ​ ‌​‌​​‍‌‌​ ​‍​ ​‍‌‍​‌​ ‌​​ ‌‍​ ​‌‌‍‌‌‌‍‌‍‌‍‌​‌‍‌‍​ ​​​ ​‍‌‍‌​‌‍‌‌​‍‌‌​ ​‍​ ​‍​‍‌‌​ ‌‌‌​‌​​‍ ‍‌ ‌​‌‍‌‌‌ ‍​‌ ‌​​ ‌‍​‍‌‍​‌‌ ​ ‌‍‌‌‌‌‌‌‌ ​‍‌‍ ​​ ‌‌‍‍​‌ ‌​‌ ‌​‌ ​​‌ ​ ​‍‌‌​ ​ ‌​​‌​‍‌‌​ ​‍‌​‌‍​‍‌‌​ ​‍‌​‌‍‌‍ ​‌‍‍‌‌‍​‍‌‍‌‌‌ ​‍‌ ‌​‌ ‍‌​‍ ‌‌ ​ ‌ ‌​‌ ‌‌‌‍‌​‌‍‍‌‌‍ ​‍ ‍‌ ‌‍‌‍‌‌‌ ​‍‌‍​ ‌‍‌‌‌‍ ​​‍ ‍‌‍​‌‌ ​​‌ ​​​‍‌‍‌‍‍‌‌‍‌​​ ‌‌‍‌​‌‍​ ​ ‌​​ ‌​​ ‍‌​ ‌ ​ ​‍​ ​‍​‍ ‌​ ​ ​ ‌ ​ ​ ​ ​​​‍ ‌​ ‌​‌‍‌​‌‍‌‌‌‍​ ​‍ ‌‌‍​‍​ ​‌​ ​ ‌‍‌​​‍ ‌‌‍‌‍‌‍​‌​ ​ ‌‍‌‍​ ​‌‌‍​‍‌‍​‌‌‍​ ​ ‍​​ ‌ ‌‍​ ​ ​‍​‍‌‍‌ ‌​‌ ‍‌‌ ​​‌‍‌‌​ ‌‌ ​​‌‍​‌‌‍‌ ‌‍‌‌​‍‌‍‌ ​​‌‍​‌‌ ‌​‌‍‍​​ ‌‌ ​​‌‍​‌‌‍‌ ‌‍‌‌‌​​‍‌ ‌‌‌‍‍‌‌‍ ​‌‍‌​‌‍‌‌‌ ​‍​‍‌‌​ ‌‌‌​​‍‌‌ ‌‍‍ ‌‍‌‌‌ ‍‌​‍‌‌​ ​ ‌​‌​​‍‌‌​ ​ ‌​‌​​‍‌‌​ ​‍​ ​‍‌‍​ ​ ‌ ‌‍​ ‌‍‌‌‌‍‌‍​ ​‍​ ​​‌‍​‌​ ​ ‌‍​‍‌‍​ ​ ‍​​ ​‌‌‍‌​‌‍​ ​ ​‍​ ​ ​ ‌​​ ‌‍​ ​‍​ ​‍​ ​ ‌‍‌‍​ ‍​​ ​​‌‍​‍​ ​ ‌‍‌​‌‍​ ‌‍​‌​ ​‍​ ​​​‍‌‌​ ​‍​ ​‍​‍‌‌​ ‌‌‌​‌​​‍ ‍‌ ‌​‌‍‍‌‌ ‌​‌‍ ​‌‍‌‌​‍‌‌​ ‌‌‌​​‍‌‌ ‌‍‍ ‌‍‌‌‌ ‍‌​‍‌‌​ ​ ‌​‌​​‍‌‌​ ​ ‌​‌​​‍‌‌​ ​‍​ ​‍​ ​‍‌‍​‍​ ​‍​ ​‍‌‍‌‍​ ‍‌​ ​ ​ ​‌​ ‌‌​ ​ ​ ​‍‌‍‌‌​‍‌‌​ ​‍​ ​‍​‍‌‌​ ‌‌‌​‌​​‍ ‍‌‍​ ‌‍‍​‌‍‍‌‌‍ ​‌‍‌​‌ ​‍‌‍‌‌‌‍ ‍​‍‌‌​ ‌‌‌​​‍‌‌ ‌‍‍ ‌‍‌‌‌ ‍‌​‍‌‌​ ​ ‌​‌​​‍‌‌​ ​ ‌​‌​​‍‌‌​ ​‍​ ​‍‌‍​‌​ ‌​​ ‌‍​ ​‌‌‍‌‌‌‍‌‍‌‍‌​‌‍‌‍​ ​​​ ​‍‌‍‌​‌‍‌‌​‍‌‌​ ​‍​ ​‍​‍‌‌​ ‌‌‌​‌​​‍ ‍‌ ‌​‌‍‌‌‌ ‍​‌ ‌​​‍‌‍‌ ​​‌‍‌‌‌ ​‍‌ ​ ‌ ​​‌‍‌‌‌‍​ ‌ ‌​‌‍‍‌‌ ‌‍‌‍‌‌​ ‌‌ ​​‌ ‌‌‌‍​‍‌‍ ​‌‍‍‌‌ ​ ‌‍‍​‌‍‌‌‌‍‌​​‍​‍‌ ‌
Our complete range of marine-grade lubricants including engine oils,
hydraulic fluids, and gear oils is specifically formulated for harsh marine
environments. ​​​​‌ ‍ ​‍​‍‌‍ ‌ ​‍‌‍‍‌‌‍‌ ‌‍‍‌‌‍ ‍​‍​‍​ ‍‍​‍​‍‌ ​ ‌‍​‌‌‍ ‍‌‍‍‌‌ ‌​‌ ‍‌​‍ ‍‌‍‍‌‌‍ ​‍​‍​‍ ​​‍​‍‌‍‍​‌ ​‍‌‍‌‌‌‍‌‍​‍​‍​ ‍‍​‍​‍‌‍‍​‌ ‌​‌ ‌​‌ ​​‌ ​ ​ ‍‍​‍ ​‍ ‌‍ ​‌‍‍‌‌‍​‍‌‍‌‌‌ ​‍‌ ‌​‌ ‍‌​‍ ‌‌ ​ ‌ ‌​‌ ‌‌‌‍‌​‌‍‍‌‌‍ ​‍ ‍‌ ‌‍‌‍‌‌‌ ​‍‌‍​ ‌‍‌‌‌‍ ​​‍ ‍‌‍​‌‌ ​​‌ ​​​‍ ‌‍‍‌‌‍ ‍‌ ‌​‌‍‌‌‌‍ ‍‌ ‌​​‍ ‌‍‌‌‌‍‌​‌‍‍‌‌ ‌​​‍ ‌‍ ‌‌‍ ‌‍‌​‌‍‌‌​ ‌‌ ​​‌ ​‍‌‍‌‌‌ ​ ‌‍‌‌‌‍ ‍‌ ‌​‌‍​‌‌ ‌​‌‍‍‌‌‍ ‌‍ ‍​ ‍ ‌‍‍‌‌‍‌​​ ‌‌‍‌​‌‍​ ​ ‌​​ ‌​​ ‍‌​ ‌ ​ ​‍​ ​‍​‍ ‌​ ​ ​ ‌ ​ ​ ​ ​​​‍ ‌​ ‌​‌‍‌​‌‍‌‌‌‍​ ​‍ ‌‌‍​‍​ ​‌​ ​ ‌‍‌​​‍ ‌‌‍‌‍‌‍​‌​ ​ ‌‍‌‍​ ​‌‌‍​‍‌‍​‌‌‍​ ​ ‍​​ ‌ ‌‍​ ​ ​‍​ ‍ ‌ ‌​‌ ‍‌‌ ​​‌‍‌‌​ ‌‌ ​​‌‍​‌‌‍‌ ‌‍‌‌​ ‍ ‌ ​​‌‍​‌‌ ‌​‌‍‍​​ ‌‌ ​​‌‍​‌‌‍‌ ‌‍‌‌‌​​‍‌ ‌‌‌‍‍‌‌‍ ​‌‍‌​‌‍‌‌‌ ​‍​‍‌‌​ ‌‌‌​​‍‌‌ ‌‍‍ ‌‍‌‌‌ ‍‌​‍‌‌​ ​ ‌​‌​​‍‌‌​ ​ ‌​‌​​‍‌‌​ ​‍​ ​‍‌‍​ ​ ‌ ‌‍​ ‌‍‌‌‌‍‌‍​ ​‍​ ​​‌‍​‌​ ​ ‌‍​‍‌‍​ ​ ‍​​ ​‌‌‍‌​‌‍​ ​ ​‍​ ​ ​ ‌​​ ‌‍​ ​‍​ ​‍​ ​ ‌‍‌‍​ ‍​​ ​​‌‍​‍​ ​ ‌‍‌​‌‍​ ‌‍​‌​ ​‍​ ​​​‍‌‌​ ​‍​ ​‍​‍‌‌​ ‌‌‌​‌​​‍ ‍‌ ​‍‌‍‍‌‌‍​ ‌‍‍​‌‌‌​‌‍‌‌‌ ‍​‌ ‌​​‍‌‌​ ‌‌‌​​‍‌‌ ‌‍‍ ‌‍‌‌‌ ‍‌​‍‌‌​ ​ ‌​‌​​‍‌‌​ ​ ‌​‌​​‍‌‌​ ​‍​ ​‍​ ​‍​ ‌​‌‍‌‌​ ​​​ ‍‌​ ​​​ ​​​ ​‍​ ‌​​ ​ ‌‍‌‌​ ‌​​‍‌‌​ ​‍​ ​‍​‍‌‌​ ‌‌‌​‌​​‍ ‍‌‍​ ‌‍‍​‌‍‍‌‌‍ ​‌‍‌​‌ ​‍‌‍‌‌‌‍ ‍​‍‌‌​ ‌‌‌​​‍‌‌ ‌‍‍ ‌‍‌‌‌ ‍‌​‍‌‌​ ​ ‌​‌​​‍‌‌​ ​ ‌​‌​​‍‌‌​ ​‍​ ​‍​ ​ ​ ‍​​ ‌‌​ ​‌​ ​‌​ ​‍‌‍‌‍​ ​​‌‍​‌‌‍​ ​ ​‌​ ‌​​‍‌‌​ ​‍​ ​‍​‍‌‌​ ‌‌‌​‌​​‍ ‍‌ ‌​‌‍‌‌‌ ‍​‌ ‌​​ ‌‍​‍‌‍​‌‌ ​ ‌‍‌‌‌‌‌‌‌ ​‍‌‍ ​​ ‌‌‍‍​‌ ‌​‌ ‌​‌ ​​‌ ​ ​‍‌‌​ ​ ‌​​‌​‍‌‌​ ​‍‌​‌‍​‍‌‌​ ​‍‌​‌‍‌‍ ​‌‍‍‌‌‍​‍‌‍‌‌‌ ​‍‌ ‌​‌ ‍‌​‍ ‌‌ ​ ‌ ‌​‌ ‌‌‌‍‌​‌‍‍‌‌‍ ​‍ ‍‌ ‌‍‌‍‌‌‌ ​‍‌‍​ ‌‍‌‌‌‍ ​​‍ ‍‌‍​‌‌ ​​‌ ​​​‍‌‍‌‍‍‌‌‍‌​​ ‌‌‍‌​‌‍​ ​ ‌​​ ‌​​ ‍‌​ ‌ ​ ​‍​ ​‍​‍ ‌​ ​ ​ ‌ ​ ​ ​ ​​​‍ ‌​ ‌​‌‍‌​‌‍‌‌‌‍​ ​‍ ‌‌‍​‍​ ​‌​ ​ ‌‍‌​​‍ ‌‌‍‌‍‌‍​‌​ ​ ‌‍‌‍​ ​‌‌‍​‍‌‍​‌‌‍​ ​ ‍​​ ‌ ‌‍​ ​ ​‍​‍‌‍‌ ‌​‌ ‍‌‌ ​​‌‍‌‌​ ‌‌ ​​‌‍​‌‌‍‌ ‌‍‌‌​‍‌‍‌ ​​‌‍​‌‌ ‌​‌‍‍​​ ‌‌ ​​‌‍​‌‌‍‌ ‌‍‌‌‌​​‍‌ ‌‌‌‍‍‌‌‍ ​‌‍‌​‌‍‌‌‌ ​‍​‍‌‌​ ‌‌‌​​‍‌‌ ‌‍‍ ‌‍‌‌‌ ‍‌​‍‌‌​ ​ ‌​‌​​‍‌‌​ ​ ‌​‌​​‍‌‌​ ​‍​ ​‍‌‍​ ​ ‌ ‌‍​ ‌‍‌‌‌‍‌‍​ ​‍​ ​​‌‍​‌​ ​ ‌‍​‍‌‍​ ​ ‍​​ ​‌‌‍‌​‌‍​ ​ ​‍​ ​ ​ ‌​​ ‌‍​ ​‍​ ​‍​ ​ ‌‍‌‍​ ‍​​ ​​‌‍​‍​ ​ ‌‍‌​‌‍​ ‌‍​‌​ ​‍​ ​​​‍‌‌​ ​‍​ ​‍​‍‌‌​ ‌‌‌​‌​​‍ ‍‌ ​‍‌‍‍‌‌‍​ ‌‍‍​‌‌‌​‌‍‌‌‌ ‍​‌ ‌​​‍‌‌​ ‌‌‌​​‍‌‌ ‌‍‍ ‌‍‌‌‌ ‍‌​‍‌‌​ ​ ‌​‌​​‍‌‌​ ​ ‌​‌​​‍‌‌​ ​‍​ ​‍​ ​‍​ ‌​‌‍‌‌​ ​​​ ‍‌​ ​​​ ​​​ ​‍​ ‌​​ ​ ‌‍‌‌​ ‌​​‍‌‌​ ​‍​ ​‍​‍‌‌​ ‌‌‌​‌​​‍ ‍‌‍​ ‌‍‍​‌‍‍‌‌‍ ​‌‍‌​‌ ​‍‌‍‌‌‌‍ ‍​‍‌‌​ ‌‌‌​​‍‌‌ ‌‍‍ ‌‍‌‌‌ ‍‌​‍‌‌​ ​ ‌​‌​​‍‌‌​ ​ ‌​‌​​‍‌‌​ ​‍​ ​‍​ ​ ​ ‍​​ ‌‌​ ​‌​ ​‌​ ​‍‌‍‌‍​ ​​‌‍​‌‌‍​ ​ ​‌​ ‌​​‍‌‌​ ​‍​ ​‍​‍‌‌​ ‌‌‌​‌​​‍ ‍‌ ‌​‌‍‌‌‌ ‍​‌ ‌​​‍‌‍‌ ​​‌‍‌‌‌ ​‍‌ ​ ‌ ​​‌‍‌‌‌‍​ ‌ ‌​‌‍‍‌‌ ‌‍‌‍‌‌​ ‌‌ ​​‌ ‌‌‌‍​‍‌‍ ​‌‍‍‌‌ ​ ‌‍‍​‌‍‌‌‌‍‌​​‍​‍‌ ‌
Product range:​​​​‌ ‍ ​‍​‍‌‍ ‌ ​‍‌‍‍‌‌‍‌ ‌‍‍‌‌‍ ‍​‍​‍​ ‍‍​‍​‍‌ ​ ‌‍​‌‌‍ ‍‌‍‍‌‌ ‌​‌ ‍‌​‍ ‍‌‍‍‌‌‍ ​‍​‍​‍ ​​‍​‍‌‍‍​‌ ​‍‌‍‌‌‌‍‌‍​‍​‍​ ‍‍​‍​‍‌‍‍​‌ ‌​‌ ‌​‌ ​​‌ ​ ​ ‍‍​‍ ​‍ ‌‍ ​‌‍‍‌‌‍​‍‌‍‌‌‌ ​‍‌ ‌​‌ ‍‌​‍ ‌‌ ​ ‌ ‌​‌ ‌‌‌‍‌​‌‍‍‌‌‍ ​‍ ‍‌ ‌‍‌‍‌‌‌ ​‍‌‍​ ‌‍‌‌‌‍ ​​‍ ‍‌‍​‌‌ ​​‌ ​​​‍ ‌‍‍‌‌‍ ‍‌ ‌​‌‍‌‌‌‍ ‍‌ ‌​​‍ ‌‍‌‌‌‍‌​‌‍‍‌‌ ‌​​‍ ‌‍ ‌‌‍ ‌‍‌​‌‍‌‌​ ‌‌ ​​‌ ​‍‌‍‌‌‌ ​ ‌‍‌‌‌‍ ‍‌ ‌​‌‍​‌‌ ‌​‌‍‍‌‌‍ ‌‍ ‍​ ‍ ‌‍‍‌‌‍‌​​ ‌‌‍‌​‌‍​ ​ ‌​​ ‌​​ ‍‌​ ‌ ​ ​‍​ ​‍​‍ ‌​ ​ ​ ‌ ​ ​ ​ ​​​‍ ‌​ ‌​‌‍‌​‌‍‌‌‌‍​ ​‍ ‌‌‍​‍​ ​‌​ ​ ‌‍‌​​‍ ‌‌‍‌‍‌‍​‌​ ​ ‌‍‌‍​ ​‌‌‍​‍‌‍​‌‌‍​ ​ ‍​​ ‌ ‌‍​ ​ ​‍​ ‍ ‌ ‌​‌ ‍‌‌ ​​‌‍‌‌​ ‌‌ ​​‌‍​‌‌‍‌ ‌‍‌‌​ ‍ ‌ ​​‌‍​‌‌ ‌​‌‍‍​​ ‌‌ ​​‌‍​‌‌‍‌ ‌‍‌‌‌​​‍‌ ‌‌‌‍‍‌‌‍ ​‌‍‌​‌‍‌‌‌ ​‍​‍‌‌​ ‌‌‌​​‍‌‌ ‌‍‍ ‌‍‌‌‌ ‍‌​‍‌‌​ ​ ‌​‌​​‍‌‌​ ​ ‌​‌​​‍‌‌​ ​‍​ ​‍‌‍​ ​ ‌ ‌‍​ ‌‍‌‌‌‍‌‍​ ​‍​ ​​‌‍​‌​ ​ ‌‍​‍‌‍​ ​ ‍​​ ​‌‌‍‌​‌‍​ ​ ​‍​ ​ ​ ‌​​ ‌‍​ ​‍​ ​‍​ ​ ‌‍‌‍​ ‍​​ ​​‌‍​‍​ ​ ‌‍‌​‌‍​ ‌‍​‌​ ​‍​ ​​​‍‌‌​ ​‍​ ​‍​‍‌‌​ ‌‌‌​‌​​‍ ‍‌ ​‍‌‍‍‌‌‍​ ‌‍‍​‌‌‌​‌‍‌‌‌ ‍​‌ ‌​​‍‌‌​ ‌‌‌​​‍‌‌ ‌‍‍ ‌‍‌‌‌ ‍‌​‍‌‌​ ​ ‌​‌​​‍‌‌​ ​ ‌​‌​​‍‌‌​ ​‍​ ​‍​ ‍‌​ ​​‌‍​‍​ ​​​ ‌‌​ ‌ ​ ​‍‌‍​‌‌‍​ ​ ‍​​ ‌‌‌‍​‌​‍‌‌​ ​‍​ ​‍​‍‌‌​ ‌‌‌​‌​​‍ ‍‌‍​ ‌‍‍​‌‍‍‌‌‍ ​‌‍‌​‌ ​‍‌‍‌‌‌‍ ‍​‍‌‌​ ‌‌‌​​‍‌‌ ‌‍‍ ‌‍‌‌‌ ‍‌​‍‌‌​ ​ ‌​‌​​‍‌‌​ ​ ‌​‌​​‍‌‌​ ​‍​ ​‍‌‍‌​​ ‌‍​ ‍​​ ‍​​ ‌‌​ ‍‌​ ​‍‌‍‌​​ ‌‍​ ​ ​ ‌​​ ​‍​‍‌‌​ ​‍​ ​‍​‍‌‌​ ‌‌‌​‌​​‍ ‍‌ ‌​‌‍‌‌‌ ‍​‌ ‌​​ ‌‍​‍‌‍​‌‌ ​ ‌‍‌‌‌‌‌‌‌ ​‍‌‍ ​​ ‌‌‍‍​‌ ‌​‌ ‌​‌ ​​‌ ​ ​‍‌‌​ ​ ‌​​‌​‍‌‌​ ​‍‌​‌‍​‍‌‌​ ​‍‌​‌‍‌‍ ​‌‍‍‌‌‍​‍‌‍‌‌‌ ​‍‌ ‌​‌ ‍‌​‍ ‌‌ ​ ‌ ‌​‌ ‌‌‌‍‌​‌‍‍‌‌‍ ​‍ ‍‌ ‌‍‌‍‌‌‌ ​‍‌‍​ ‌‍‌‌‌‍ ​​‍ ‍‌‍​‌‌ ​​‌ ​​​‍‌‍‌‍‍‌‌‍‌​​ ‌‌‍‌​‌‍​ ​ ‌​​ ‌​​ ‍‌​ ‌ ​ ​‍​ ​‍​‍ ‌​ ​ ​ ‌ ​ ​ ​ ​​​‍ ‌​ ‌​‌‍‌​‌‍‌‌‌‍​ ​‍ ‌‌‍​‍​ ​‌​ ​ ‌‍‌​​‍ ‌‌‍‌‍‌‍​‌​ ​ ‌‍‌‍​ ​‌‌‍​‍‌‍​‌‌‍​ ​ ‍​​ ‌ ‌‍​ ​ ​‍​‍‌‍‌ ‌​‌ ‍‌‌ ​​‌‍‌‌​ ‌‌ ​​‌‍​‌‌‍‌ ‌‍‌‌​‍‌‍‌ ​​‌‍​‌‌ ‌​‌‍‍​​ ‌‌ ​​‌‍​‌‌‍‌ ‌‍‌‌‌​​‍‌ ‌‌‌‍‍‌‌‍ ​‌‍‌​‌‍‌‌‌ ​‍​‍‌‌​ ‌‌‌​​‍‌‌ ‌‍‍ ‌‍‌‌‌ ‍‌​‍‌‌​ ​ ‌​‌​​‍‌‌​ ​ ‌​‌​​‍‌‌​ ​‍​ ​‍‌‍​ ​ ‌ ‌‍​ ‌‍‌‌‌‍‌‍​ ​‍​ ​​‌‍​‌​ ​ ‌‍​‍‌‍​ ​ ‍​​ ​‌‌‍‌​‌‍​ ​ ​‍​ ​ ​ ‌​​ ‌‍​ ​‍​ ​‍​ ​ ‌‍‌‍​ ‍​​ ​​‌‍​‍​ ​ ‌‍‌​‌‍​ ‌‍​‌​ ​‍​ ​​​‍‌‌​ ​‍​ ​‍​‍‌‌​ ‌‌‌​‌​​‍ ‍‌ ​‍‌‍‍‌‌‍​ ‌‍‍​‌‌‌​‌‍‌‌‌ ‍​‌ ‌​​‍‌‌​ ‌‌‌​​‍‌‌ ‌‍‍ ‌‍‌‌‌ ‍‌​‍‌‌​ ​ ‌​‌​​‍‌‌​ ​ ‌​‌​​‍‌‌​ ​‍​ ​‍​ ‍‌​ ​​‌‍​‍​ ​​​ ‌‌​ ‌ ​ ​‍‌‍​‌‌‍​ ​ ‍​​ ‌‌‌‍​‌​‍‌‌​ ​‍​ ​‍​‍‌‌​ ‌‌‌​‌​​‍ ‍‌‍​ ‌‍‍​‌‍‍‌‌‍ ​‌‍‌​‌ ​‍‌‍‌‌‌‍ ‍​‍‌‌​ ‌‌‌​​‍‌‌ ‌‍‍ ‌‍‌‌‌ ‍‌​‍‌‌​ ​ ‌​‌​​‍‌‌​ ​ ‌​‌​​‍‌‌​ ​‍​ ​‍‌‍‌​​ ‌‍​ ‍​​ ‍​​ ‌‌​ ‍‌​ ​‍‌‍‌​​ ‌‍​ ​ ​ ‌​​ ​‍​‍‌‌​ ​‍​ ​‍​‍‌‌​ ‌‌‌​‌​​‍ ‍‌ ‌​‌‍‌‌‌ ‍​‌ ‌​​‍‌‍‌ ​​‌‍‌‌‌ ​‍‌ ​ ‌ ​​‌‍‌‌‌‍​ ‌ ‌​‌‍‍‌‌ ‌‍‌‍‌‌​ ‌‌ ​​‌ ‌‌‌‍​‍‌‍ ​‌‍‍‌‌ ​ ‌‍‍​‌‍‌‌‌‍‌​​‍​‍‌ ‌
Marine engine oils for diesel and gas engines​​​​‌ ‍ ​‍​‍‌‍ ‌ ​‍‌‍‍‌‌‍‌ ‌‍‍‌‌‍ ‍​‍​‍​ ‍‍​‍​‍‌ ​ ‌‍​‌‌‍ ‍‌‍‍‌‌ ‌​‌ ‍‌​‍ ‍‌‍‍‌‌‍ ​‍​‍​‍ ​​‍​‍‌‍‍​‌ ​‍‌‍‌‌‌‍‌‍​‍​‍​ ‍‍​‍​‍‌‍‍​‌ ‌​‌ ‌​‌ ​​‌ ​ ​ ‍‍​‍ ​‍ ‌‍ ​‌‍‍‌‌‍​‍‌‍‌‌‌ ​‍‌ ‌​‌ ‍‌​‍ ‌‌ ​ ‌ ‌​‌ ‌‌‌‍‌​‌‍‍‌‌‍ ​‍ ‍‌ ‌‍‌‍‌‌‌ ​‍‌‍​ ‌‍‌‌‌‍ ​​‍ ‍‌‍​‌‌ ​​‌ ​​​‍ ‌‍‍‌‌‍ ‍‌ ‌​‌‍‌‌‌‍ ‍‌ ‌​​‍ ‌‍‌‌‌‍‌​‌‍‍‌‌ ‌​​‍ ‌‍ ‌‌‍ ‌‍‌​‌‍‌‌​ ‌‌ ​​‌ ​‍‌‍‌‌‌ ​ ‌‍‌‌‌‍ ‍‌ ‌​‌‍​‌‌ ‌​‌‍‍‌‌‍ ‌‍ ‍​ ‍ ‌‍‍‌‌‍‌​​ ‌‌‍‌​‌‍​ ​ ‌​​ ‌​​ ‍‌​ ‌ ​ ​‍​ ​‍​‍ ‌​ ​ ​ ‌ ​ ​ ​ ​​​‍ ‌​ ‌​‌‍‌​‌‍‌‌‌‍​ ​‍ ‌‌‍​‍​ ​‌​ ​ ‌‍‌​​‍ ‌‌‍‌‍‌‍​‌​ ​ ‌‍‌‍​ ​‌‌‍​‍‌‍​‌‌‍​ ​ ‍​​ ‌ ‌‍​ ​ ​‍​ ‍ ‌ ‌​‌ ‍‌‌ ​​‌‍‌‌​ ‌‌ ​​‌‍​‌‌‍‌ ‌‍‌‌​ ‍ ‌ ​​‌‍​‌‌ ‌​‌‍‍​​ ‌‌ ​​‌‍​‌‌‍‌ ‌‍‌‌‌​​‍‌ ‌‌‌‍‍‌‌‍ ​‌‍‌​‌‍‌‌‌ ​‍​‍‌‌​ ‌‌‌​​‍‌‌ ‌‍‍ ‌‍‌‌‌ ‍‌​‍‌‌​ ​ ‌​‌​​‍‌‌​ ​ ‌​‌​​‍‌‌​ ​‍​ ​‍‌‍​ ​ ‌ ‌‍​ ‌‍‌‌‌‍‌‍​ ​‍​ ​​‌‍​‌​ ​ ‌‍​‍‌‍​ ​ ‍​​ ​‌‌‍‌​‌‍​ ​ ​‍​ ​ ​ ‌​​ ‌‍​ ​‍​ ​‍​ ​ ‌‍‌‍​ ‍​​ ​​‌‍​‍​ ​ ‌‍‌​‌‍​ ‌‍​‌​ ​‍​ ​​​‍‌‌​ ​‍​ ​‍​‍‌‌​ ‌‌‌​‌​​‍ ‍‌ ​‍‌‍‍‌‌‍​ ‌‍‍​‌‌‌​‌‍‌‌‌ ‍​‌ ‌​​‍‌‌​ ‌‌‌​​‍‌‌ ‌‍‍ ‌‍‌‌‌ ‍‌​‍‌‌​ ​ ‌​‌​​‍‌‌​ ​ ‌​‌​​‍‌‌​ ​‍​ ​‍​ ‌‍​ ‌‌‌‍‌​‌‍‌‍​ ​​​ ‌‌​ ​‍​ ​ ​ ​ ​ ​​​ ‍‌​ ‌‌​‍‌‌​ ​‍​ ​‍​‍‌‌​ ‌‌‌​‌​​‍ ‍‌‍​ ‌‍‍​‌‍‍‌‌‍ ​‌‍‌​‌ ​‍‌‍‌‌‌‍ ‍​‍‌‌​ ‌‌‌​​‍‌‌ ‌‍‍ ‌‍‌‌‌ ‍‌​‍‌‌​ ​ ‌​‌​​‍‌‌​ ​ ‌​‌​​‍‌‌​ ​‍​ ​‍‌‍​‌​ ‍‌​ ​ ​ ​‌‌‍‌‍‌‍‌‌‌‍​‍​ ​‍​ ​‌​ ‌‍‌‍​‌​ ‌​​‍‌‌​ ​‍​ ​‍​‍‌‌​ ‌‌‌​‌​​‍ ‍‌ ‌​‌‍‌‌‌ ‍​‌ ‌​​ ‌‍​‍‌‍​‌‌ ​ ‌‍‌‌‌‌‌‌‌ ​‍‌‍ ​​ ‌‌‍‍​‌ ‌​‌ ‌​‌ ​​‌ ​ ​‍‌‌​ ​ ‌​​‌​‍‌‌​ ​‍‌​‌‍​‍‌‌​ ​‍‌​‌‍‌‍ ​‌‍‍‌‌‍​‍‌‍‌‌‌ ​‍‌ ‌​‌ ‍‌​‍ ‌‌ ​ ‌ ‌​‌ ‌‌‌‍‌​‌‍‍‌‌‍ ​‍ ‍‌ ‌‍‌‍‌‌‌ ​‍‌‍​ ‌‍‌‌‌‍ ​​‍ ‍‌‍​‌‌ ​​‌ ​​​‍‌‍‌‍‍‌‌‍‌​​ ‌‌‍‌​‌‍​ ​ ‌​​ ‌​​ ‍‌​ ‌ ​ ​‍​ ​‍​‍ ‌​ ​ ​ ‌ ​ ​ ​ ​​​‍ ‌​ ‌​‌‍‌​‌‍‌‌‌‍​ ​‍ ‌‌‍​‍​ ​‌​ ​ ‌‍‌​​‍ ‌‌‍‌‍‌‍​‌​ ​ ‌‍‌‍​ ​‌‌‍​‍‌‍​‌‌‍​ ​ ‍​​ ‌ ‌‍​ ​ ​‍​‍‌‍‌ ‌​‌ ‍‌‌ ​​‌‍‌‌​ ‌‌ ​​‌‍​‌‌‍‌ ‌‍‌‌​‍‌‍‌ ​​‌‍​‌‌ ‌​‌‍‍​​ ‌‌ ​​‌‍​‌‌‍‌ ‌‍‌‌‌​​‍‌ ‌‌‌‍‍‌‌‍ ​‌‍‌​‌‍‌‌‌ ​‍​‍‌‌​ ‌‌‌​​‍‌‌ ‌‍‍ ‌‍‌‌‌ ‍‌​‍‌‌​ ​ ‌​‌​​‍‌‌​ ​ ‌​‌​​‍‌‌​ ​‍​ ​‍‌‍​ ​ ‌ ‌‍​ ‌‍‌‌‌‍‌‍​ ​‍​ ​​‌‍​‌​ ​ ‌‍​‍‌‍​ ​ ‍​​ ​‌‌‍‌​‌‍​ ​ ​‍​ ​ ​ ‌​​ ‌‍​ ​‍​ ​‍​ ​ ‌‍‌‍​ ‍​​ ​​‌‍​‍​ ​ ‌‍‌​‌‍​ ‌‍​‌​ ​‍​ ​​​‍‌‌​ ​‍​ ​‍​‍‌‌​ ‌‌‌​‌​​‍ ‍‌ ​‍‌‍‍‌‌‍​ ‌‍‍​‌‌‌​‌‍‌‌‌ ‍​‌ ‌​​‍‌‌​ ‌‌‌​​‍‌‌ ‌‍‍ ‌‍‌‌‌ ‍‌​‍‌‌​ ​ ‌​‌​​‍‌‌​ ​ ‌​‌​​‍‌‌​ ​‍​ ​‍​ ‌‍​ ‌‌‌‍‌​‌‍‌‍​ ​​​ ‌‌​ ​‍​ ​ ​ ​ ​ ​​​ ‍‌​ ‌‌​‍‌‌​ ​‍​ ​‍​‍‌‌​ ‌‌‌​‌​​‍ ‍‌‍​ ‌‍‍​‌‍‍‌‌‍ ​‌‍‌​‌ ​‍‌‍‌‌‌‍ ‍​‍‌‌​ ‌‌‌​​‍‌‌ ‌‍‍ ‌‍‌‌‌ ‍‌​‍‌‌​ ​ ‌​‌​​‍‌‌​ ​ ‌​‌​​‍‌‌​ ​‍​ ​‍‌‍​‌​ ‍‌​ ​ ​ ​‌‌‍‌‍‌‍‌‌‌‍​‍​ ​‍​ ​‌​ ‌‍‌‍​‌​ ‌​​‍‌‌​ ​‍​ ​‍​‍‌‌​ ‌‌‌​‌​​‍ ‍‌ ‌​‌‍‌‌‌ ‍​‌ ‌​​‍‌‍‌ ​​‌‍‌‌‌ ​‍‌ ​ ‌ ​​‌‍‌‌‌‍​ ‌ ‌​‌‍‍‌‌ ‌‍‌‍‌‌​ ‌‌ ​​‌ ‌‌‌‍​‍‌‍ ​‌‍‍‌‌ ​ ‌‍‍​‌‍‌‌‌‍‌​​‍​‍‌ ‌
Hydraulic fluids for deck machinery​​​​‌ ‍ ​‍​‍‌‍ ‌ ​‍‌‍‍‌‌‍‌ ‌‍‍‌‌‍ ‍​‍​‍​ ‍‍​‍​‍‌ ​ ‌‍​‌‌‍ ‍‌‍‍‌‌ ‌​‌ ‍‌​‍ ‍‌‍‍‌‌‍ ​‍​‍​‍ ​​‍​‍‌‍‍​‌ ​‍‌‍‌‌‌‍‌‍​‍​‍​ ‍‍​‍​‍‌‍‍​‌ ‌​‌ ‌​‌ ​​‌ ​ ​ ‍‍​‍ ​‍ ‌‍ ​‌‍‍‌‌‍​‍‌‍‌‌‌ ​‍‌ ‌​‌ ‍‌​‍ ‌‌ ​ ‌ ‌​‌ ‌‌‌‍‌​‌‍‍‌‌‍ ​‍ ‍‌ ‌‍‌‍‌‌‌ ​‍‌‍​ ‌‍‌‌‌‍ ​​‍ ‍‌‍​‌‌ ​​‌ ​​​‍ ‌‍‍‌‌‍ ‍‌ ‌​‌‍‌‌‌‍ ‍‌ ‌​​‍ ‌‍‌‌‌‍‌​‌‍‍‌‌ ‌​​‍ ‌‍ ‌‌‍ ‌‍‌​‌‍‌‌​ ‌‌ ​​‌ ​‍‌‍‌‌‌ ​ ‌‍‌‌‌‍ ‍‌ ‌​‌‍​‌‌ ‌​‌‍‍‌‌‍ ‌‍ ‍​ ‍ ‌‍‍‌‌‍‌​​ ‌‌‍‌​‌‍​ ​ ‌​​ ‌​​ ‍‌​ ‌ ​ ​‍​ ​‍​‍ ‌​ ​ ​ ‌ ​ ​ ​ ​​​‍ ‌​ ‌​‌‍‌​‌‍‌‌‌‍​ ​‍ ‌‌‍​‍​ ​‌​ ​ ‌‍‌​​‍ ‌‌‍‌‍‌‍​‌​ ​ ‌‍‌‍​ ​‌‌‍​‍‌‍​‌‌‍​ ​ ‍​​ ‌ ‌‍​ ​ ​‍​ ‍ ‌ ‌​‌ ‍‌‌ ​​‌‍‌‌​ ‌‌ ​​‌‍​‌‌‍‌ ‌‍‌‌​ ‍ ‌ ​​‌‍​‌‌ ‌​‌‍‍​​ ‌‌ ​​‌‍​‌‌‍‌ ‌‍‌‌‌​​‍‌ ‌‌‌‍‍‌‌‍ ​‌‍‌​‌‍‌‌‌ ​‍​‍‌‌​ ‌‌‌​​‍‌‌ ‌‍‍ ‌‍‌‌‌ ‍‌​‍‌‌​ ​ ‌​‌​​‍‌‌​ ​ ‌​‌​​‍‌‌​ ​‍​ ​‍‌‍​ ​ ‌ ‌‍​ ‌‍‌‌‌‍‌‍​ ​‍​ ​​‌‍​‌​ ​ ‌‍​‍‌‍​ ​ ‍​​ ​‌‌‍‌​‌‍​ ​ ​‍​ ​ ​ ‌​​ ‌‍​ ​‍​ ​‍​ ​ ‌‍‌‍​ ‍​​ ​​‌‍​‍​ ​ ‌‍‌​‌‍​ ‌‍​‌​ ​‍​ ​​​‍‌‌​ ​‍​ ​‍​‍‌‌​ ‌‌‌​‌​​‍ ‍‌ ​‍‌‍‍‌‌‍​ ‌‍‍​‌‌‌​‌‍‌‌‌ ‍​‌ ‌​​‍‌‌​ ‌‌‌​​‍‌‌ ‌‍‍ ‌‍‌‌‌ ‍‌​‍‌‌​ ​ ‌​‌​​‍‌‌​ ​ ‌​‌​​‍‌‌​ ​‍​ ​‍​ ‍‌​ ‍‌​ ‌‌‌‍​ ​ ‌‍​ ‍‌‌‍‌​​ ​‍​ ​‍‌‍‌‍‌‍​ ​ ​‍​‍‌‌​ ​‍​ ​‍​‍‌‌​ ‌‌‌​‌​​‍ ‍‌‍​ ‌‍‍​‌‍‍‌‌‍ ​‌‍‌​‌ ​‍‌‍‌‌‌‍ ‍​‍‌‌​ ‌‌‌​​‍‌‌ ‌‍‍ ‌‍‌‌‌ ‍‌​‍‌‌​ ​ ‌​‌​​‍‌‌​ ​ ‌​‌​​‍‌‌​ ​‍​ ​‍​ ‌​‌‍‌‍​ ‌‌‌‍‌​​ ‌‌​ ‍‌‌‍‌​‌‍‌​​ ‍‌​ ​​​ ‌‍​ ‌‌​‍‌‌​ ​‍​ ​‍​‍‌‌​ ‌‌‌​‌​​‍ ‍‌ ‌​‌‍‌‌‌ ‍​‌ ‌​​ ‌‍​‍‌‍​‌‌ ​ ‌‍‌‌‌‌‌‌‌ ​‍‌‍ ​​ ‌‌‍‍​‌ ‌​‌ ‌​‌ ​​‌ ​ ​‍‌‌​ ​ ‌​​‌​‍‌‌​ ​‍‌​‌‍​‍‌‌​ ​‍‌​‌‍‌‍ ​‌‍‍‌‌‍​‍‌‍‌‌‌ ​‍‌ ‌​‌ ‍‌​‍ ‌‌ ​ ‌ ‌​‌ ‌‌‌‍‌​‌‍‍‌‌‍ ​‍ ‍‌ ‌‍‌‍‌‌‌ ​‍‌‍​ ‌‍‌‌‌‍ ​​‍ ‍‌‍​‌‌ ​​‌ ​​​‍‌‍‌‍‍‌‌‍‌​​ ‌‌‍‌​‌‍​ ​ ‌​​ ‌​​ ‍‌​ ‌ ​ ​‍​ ​‍​‍ ‌​ ​ ​ ‌ ​ ​ ​ ​​​‍ ‌​ ‌​‌‍‌​‌‍‌‌‌‍​ ​‍ ‌‌‍​‍​ ​‌​ ​ ‌‍‌​​‍ ‌‌‍‌‍‌‍​‌​ ​ ‌‍‌‍​ ​‌‌‍​‍‌‍​‌‌‍​ ​ ‍​​ ‌ ‌‍​ ​ ​‍​‍‌‍‌ ‌​‌ ‍‌‌ ​​‌‍‌‌​ ‌‌ ​​‌‍​‌‌‍‌ ‌‍‌‌​‍‌‍‌ ​​‌‍​‌‌ ‌​‌‍‍​​ ‌‌ ​​‌‍​‌‌‍‌ ‌‍‌‌‌​​‍‌ ‌‌‌‍‍‌‌‍ ​‌‍‌​‌‍‌‌‌ ​‍​‍‌‌​ ‌‌‌​​‍‌‌ ‌‍‍ ‌‍‌‌‌ ‍‌​‍‌‌​ ​ ‌​‌​​‍‌‌​ ​ ‌​‌​​‍‌‌​ ​‍​ ​‍‌‍​ ​ ‌ ‌‍​ ‌‍‌‌‌‍‌‍​ ​‍​ ​​‌‍​‌​ ​ ‌‍​‍‌‍​ ​ ‍​​ ​‌‌‍‌​‌‍​ ​ ​‍​ ​ ​ ‌​​ ‌‍​ ​‍​ ​‍​ ​ ‌‍‌‍​ ‍​​ ​​‌‍​‍​ ​ ‌‍‌​‌‍​ ‌‍​‌​ ​‍​ ​​​‍‌‌​ ​‍​ ​‍​‍‌‌​ ‌‌‌​‌​​‍ ‍‌ ​‍‌‍‍‌‌‍​ ‌‍‍​‌‌‌​‌‍‌‌‌ ‍​‌ ‌​​‍‌‌​ ‌‌‌​​‍‌‌ ‌‍‍ ‌‍‌‌‌ ‍‌​‍‌‌​ ​ ‌​‌​​‍‌‌​ ​ ‌​‌​​‍‌‌​ ​‍​ ​‍​ ‍‌​ ‍‌​ ‌‌‌‍​ ​ ‌‍​ ‍‌‌‍‌​​ ​‍​ ​‍‌‍‌‍‌‍​ ​ ​‍​‍‌‌​ ​‍​ ​‍​‍‌‌​ ‌‌‌​‌​​‍ ‍‌‍​ ‌‍‍​‌‍‍‌‌‍ ​‌‍‌​‌ ​‍‌‍‌‌‌‍ ‍​‍‌‌​ ‌‌‌​​‍‌‌ ‌‍‍ ‌‍‌‌‌ ‍‌​‍‌‌​ ​ ‌​‌​​‍‌‌​ ​ ‌​‌​​‍‌‌​ ​‍​ ​‍​ ‌​‌‍‌‍​ ‌‌‌‍‌​​ ‌‌​ ‍‌‌‍‌​‌‍‌​​ ‍‌​ ​​​ ‌‍​ ‌‌​‍‌‌​ ​‍​ ​‍​‍‌‌​ ‌‌‌​‌​​‍ ‍‌ ‌​‌‍‌‌‌ ‍​‌ ‌​​‍‌‍‌ ​​‌‍‌‌‌ ​‍‌ ​ ‌ ​​‌‍‌‌‌‍​ ‌ ‌​‌‍‍‌‌ ‌‍‌‍‌‌​ ‌‌ ​​‌ ‌‌‌‍​‍‌‍ ​‌‍‍‌‌ ​ ‌‍‍​‌‍‌‌‌‍‌​​‍​‍‌ ‌
Gear oils for propulsion systems​​​​‌ ‍ ​‍​‍‌‍ ‌ ​‍‌‍‍‌‌‍‌ ‌‍‍‌‌‍ ‍​‍​‍​ ‍‍​‍​‍‌ ​ ‌‍​‌‌‍ ‍‌‍‍‌‌ ‌​‌ ‍‌​‍ ‍‌‍‍‌‌‍ ​‍​‍​‍ ​​‍​‍‌‍‍​‌ ​‍‌‍‌‌‌‍‌‍​‍​‍​ ‍‍​‍​‍‌‍‍​‌ ‌​‌ ‌​‌ ​​‌ ​ ​ ‍‍​‍ ​‍ ‌‍ ​‌‍‍‌‌‍​‍‌‍‌‌‌ ​‍‌ ‌​‌ ‍‌​‍ ‌‌ ​ ‌ ‌​‌ ‌‌‌‍‌​‌‍‍‌‌‍ ​‍ ‍‌ ‌‍‌‍‌‌‌ ​‍‌‍​ ‌‍‌‌‌‍ ​​‍ ‍‌‍​‌‌ ​​‌ ​​​‍ ‌‍‍‌‌‍ ‍‌ ‌​‌‍‌‌‌‍ ‍‌ ‌​​‍ ‌‍‌‌‌‍‌​‌‍‍‌‌ ‌​​‍ ‌‍ ‌‌‍ ‌‍‌​‌‍‌‌​ ‌‌ ​​‌ ​‍‌‍‌‌‌ ​ ‌‍‌‌‌‍ ‍‌ ‌​‌‍​‌‌ ‌​‌‍‍‌‌‍ ‌‍ ‍​ ‍ ‌‍‍‌‌‍‌​​ ‌‌‍‌​‌‍​ ​ ‌​​ ‌​​ ‍‌​ ‌ ​ ​‍​ ​‍​‍ ‌​ ​ ​ ‌ ​ ​ ​ ​​​‍ ‌​ ‌​‌‍‌​‌‍‌‌‌‍​ ​‍ ‌‌‍​‍​ ​‌​ ​ ‌‍‌​​‍ ‌‌‍‌‍‌‍​‌​ ​ ‌‍‌‍​ ​‌‌‍​‍‌‍​‌‌‍​ ​ ‍​​ ‌ ‌‍​ ​ ​‍​ ‍ ‌ ‌​‌ ‍‌‌ ​​‌‍‌‌​ ‌‌ ​​‌‍​‌‌‍‌ ‌‍‌‌​ ‍ ‌ ​​‌‍​‌‌ ‌​‌‍‍​​ ‌‌ ​​‌‍​‌‌‍‌ ‌‍‌‌‌​​‍‌ ‌‌‌‍‍‌‌‍ ​‌‍‌​‌‍‌‌‌ ​‍​‍‌‌​ ‌‌‌​​‍‌‌ ‌‍‍ ‌‍‌‌‌ ‍‌​‍‌‌​ ​ ‌​‌​​‍‌‌​ ​ ‌​‌​​‍‌‌​ ​‍​ ​‍‌‍​ ​ ‌ ‌‍​ ‌‍‌‌‌‍‌‍​ ​‍​ ​​‌‍​‌​ ​ ‌‍​‍‌‍​ ​ ‍​​ ​‌‌‍‌​‌‍​ ​ ​‍​ ​ ​ ‌​​ ‌‍​ ​‍​ ​‍​ ​ ‌‍‌‍​ ‍​​ ​​‌‍​‍​ ​ ‌‍‌​‌‍​ ‌‍​‌​ ​‍​ ​​​‍‌‌​ ​‍​ ​‍​‍‌‌​ ‌‌‌​‌​​‍ ‍‌ ​‍‌‍‍‌‌‍​ ‌‍‍​‌‌‌​‌‍‌‌‌ ‍​‌ ‌​​‍‌‌​ ‌‌‌​​‍‌‌ ‌‍‍ ‌‍‌‌‌ ‍‌​‍‌‌​ ​ ‌​‌​​‍‌‌​ ​ ‌​‌​​‍‌‌​ ​‍​ ​‍​ ​​​ ‌‍​ ​ ​ ‌‍​ ‌‍​ ​​​ ‌‍​ ‌‍​ ‌‌​ ​‌​ ‍‌​ ​‌​‍‌‌​ ​‍​ ​‍​‍‌‌​ ‌‌‌​‌​​‍ ‍‌‍​ ‌‍‍​‌‍‍‌‌‍ ​‌‍‌​‌ ​‍‌‍‌‌‌‍ ‍​‍‌‌​ ‌‌‌​​‍‌‌ ‌‍‍ ‌‍‌‌‌ ‍‌​‍‌‌​ ​ ‌​‌​​‍‌‌​ ​ ‌​‌​​‍‌‌​ ​‍​ ​‍​ ​​‌‍​ ‌‍​‍​ ‌‌‌‍‌‌‌‍​ ‌‍​‍​ ​ ​ ‌ ‌‍‌‌​ ‍​‌‍​ ​‍‌‌​ ​‍​ ​‍​‍‌‌​ ‌‌‌​‌​​‍ ‍‌ ‌​‌‍‌‌‌ ‍​‌ ‌​​ ‌‍​‍‌‍​‌‌ ​ ‌‍‌‌‌‌‌‌‌ ​‍‌‍ ​​ ‌‌‍‍​‌ ‌​‌ ‌​‌ ​​‌ ​ ​‍‌‌​ ​ ‌​​‌​‍‌‌​ ​‍‌​‌‍​‍‌‌​ ​‍‌​‌‍‌‍ ​‌‍‍‌‌‍​‍‌‍‌‌‌ ​‍‌ ‌​‌ ‍‌​‍ ‌‌ ​ ‌ ‌​‌ ‌‌‌‍‌​‌‍‍‌‌‍ ​‍ ‍‌ ‌‍‌‍‌‌‌ ​‍‌‍​ ‌‍‌‌‌‍ ​​‍ ‍‌‍​‌‌ ​​‌ ​​​‍‌‍‌‍‍‌‌‍‌​​ ‌‌‍‌​‌‍​ ​ ‌​​ ‌​​ ‍‌​ ‌ ​ ​‍​ ​‍​‍ ‌​ ​ ​ ‌ ​ ​ ​ ​​​‍ ‌​ ‌​‌‍‌​‌‍‌‌‌‍​ ​‍ ‌‌‍​‍​ ​‌​ ​ ‌‍‌​​‍ ‌‌‍‌‍‌‍​‌​ ​ ‌‍‌‍​ ​‌‌‍​‍‌‍​‌‌‍​ ​ ‍​​ ‌ ‌‍​ ​ ​‍​‍‌‍‌ ‌​‌ ‍‌‌ ​​‌‍‌‌​ ‌‌ ​​‌‍​‌‌‍‌ ‌‍‌‌​‍‌‍‌ ​​‌‍​‌‌ ‌​‌‍‍​​ ‌‌ ​​‌‍​‌‌‍‌ ‌‍‌‌‌​​‍‌ ‌‌‌‍‍‌‌‍ ​‌‍‌​‌‍‌‌‌ ​‍​‍‌‌​ ‌‌‌​​‍‌‌ ‌‍‍ ‌‍‌‌‌ ‍‌​‍‌‌​ ​ ‌​‌​​‍‌‌​ ​ ‌​‌​​‍‌‌​ ​‍​ ​‍‌‍​ ​ ‌ ‌‍​ ‌‍‌‌‌‍‌‍​ ​‍​ ​​‌‍​‌​ ​ ‌‍​‍‌‍​ ​ ‍​​ ​‌‌‍‌​‌‍​ ​ ​‍​ ​ ​ ‌​​ ‌‍​ ​‍​ ​‍​ ​ ‌‍‌‍​ ‍​​ ​​‌‍​‍​ ​ ‌‍‌​‌‍​ ‌‍​‌​ ​‍​ ​​​‍‌‌​ ​‍​ ​‍​‍‌‌​ ‌‌‌​‌​​‍ ‍‌ ​‍‌‍‍‌‌‍​ ‌‍‍​‌‌‌​‌‍‌‌‌ ‍​‌ ‌​​‍‌‌​ ‌‌‌​​‍‌‌ ‌‍‍ ‌‍‌‌‌ ‍‌​‍‌‌​ ​ ‌​‌​​‍‌‌​ ​ ‌​‌​​‍‌‌​ ​‍​ ​‍​ ​​​ ‌‍​ ​ ​ ‌‍​ ‌‍​ ​​​ ‌‍​ ‌‍​ ‌‌​ ​‌​ ‍‌​ ​‌​‍‌‌​ ​‍​ ​‍​‍‌‌​ ‌‌‌​‌​​‍ ‍‌‍​ ‌‍‍​‌‍‍‌‌‍ ​‌‍‌​‌ ​‍‌‍‌‌‌‍ ‍​‍‌‌​ ‌‌‌​​‍‌‌ ‌‍‍ ‌‍‌‌‌ ‍‌​‍‌‌​ ​ ‌​‌​​‍‌‌​ ​ ‌​‌​​‍‌‌​ ​‍​ ​‍​ ​​‌‍​ ‌‍​‍​ ‌‌‌‍‌‌‌‍​ ‌‍​‍​ ​ ​ ‌ ‌‍‌‌​ ‍​‌‍​ ​‍‌‌​ ​‍​ ​‍​‍‌‌​ ‌‌‌​‌​​‍ ‍‌ ‌​‌‍‌‌‌ ‍​‌ ‌​​‍‌‍‌ ​​‌‍‌‌‌ ​‍‌ ​ ‌ ​​‌‍‌‌‌‍​ ‌ ‌​‌‍‍‌‌ ‌‍‌‍‌‌​ ‌‌ ​​‌ ‌‌‌‍​‍‌‍ ​‌‍‍‌‌ ​ ‌‍‍​‌‍‌‌‌‍‌​​‍​‍‌ ‌
Greases for marine applications​​​​‌ ‍ ​‍​‍‌‍ ‌ ​‍‌‍‍‌‌‍‌ ‌‍‍‌‌‍ ‍​‍​‍​ ‍‍​‍​‍‌ ​ ‌‍​‌‌‍ ‍‌‍‍‌‌ ‌​‌ ‍‌​‍ ‍‌‍‍‌‌‍ ​‍​‍​‍ ​​‍​‍‌‍‍​‌ ​‍‌‍‌‌‌‍‌‍​‍​‍​ ‍‍​‍​‍‌‍‍​‌ ‌​‌ ‌​‌ ​​‌ ​ ​ ‍‍​‍ ​‍ ‌‍ ​‌‍‍‌‌‍​‍‌‍‌‌‌ ​‍‌ ‌​‌ ‍‌​‍ ‌‌ ​ ‌ ‌​‌ ‌‌‌‍‌​‌‍‍‌‌‍ ​‍ ‍‌ ‌‍‌‍‌‌‌ ​‍‌‍​ ‌‍‌‌‌‍ ​​‍ ‍‌‍​‌‌ ​​‌ ​​​‍ ‌‍‍‌‌‍ ‍‌ ‌​‌‍‌‌‌‍ ‍‌ ‌​​‍ ‌‍‌‌‌‍‌​‌‍‍‌‌ ‌​​‍ ‌‍ ‌‌‍ ‌‍‌​‌‍‌‌​ ‌‌ ​​‌ ​‍‌‍‌‌‌ ​ ‌‍‌‌‌‍ ‍‌ ‌​‌‍​‌‌ ‌​‌‍‍‌‌‍ ‌‍ ‍​ ‍ ‌‍‍‌‌‍‌​​ ‌‌‍‌​‌‍​ ​ ‌​​ ‌​​ ‍‌​ ‌ ​ ​‍​ ​‍​‍ ‌​ ​ ​ ‌ ​ ​ ​ ​​​‍ ‌​ ‌​‌‍‌​‌‍‌‌‌‍​ ​‍ ‌‌‍​‍​ ​‌​ ​ ‌‍‌​​‍ ‌‌‍‌‍‌‍​‌​ ​ ‌‍‌‍​ ​‌‌‍​‍‌‍​‌‌‍​ ​ ‍​​ ‌ ‌‍​ ​ ​‍​ ‍ ‌ ‌​‌ ‍‌‌ ​​‌‍‌‌​ ‌‌ ​​‌‍​‌‌‍‌ ‌‍‌‌​ ‍ ‌ ​​‌‍​‌‌ ‌​‌‍‍​​ ‌‌ ​​‌‍​‌‌‍‌ ‌‍‌‌‌​​‍‌ ‌‌‌‍‍‌‌‍ ​‌‍‌​‌‍‌‌‌ ​‍​‍‌‌​ ‌‌‌​​‍‌‌ ‌‍‍ ‌‍‌‌‌ ‍‌​‍‌‌​ ​ ‌​‌​​‍‌‌​ ​ ‌​‌​​‍‌‌​ ​‍​ ​‍‌‍​ ​ ‌ ‌‍​ ‌‍‌‌‌‍‌‍​ ​‍​ ​​‌‍​‌​ ​ ‌‍​‍‌‍​ ​ ‍​​ ​‌‌‍‌​‌‍​ ​ ​‍​ ​ ​ ‌​​ ‌‍​ ​‍​ ​‍​ ​ ‌‍‌‍​ ‍​​ ​​‌‍​‍​ ​ ‌‍‌​‌‍​ ‌‍​‌​ ​‍​ ​​​‍‌‌​ ​‍​ ​‍​‍‌‌​ ‌‌‌​‌​​‍ ‍‌ ​‍‌‍‍‌‌‍​ ‌‍‍​‌‌‌​‌‍‌‌‌ ‍​‌ ‌​​‍‌‌​ ‌‌‌​​‍‌‌ ‌‍‍ ‌‍‌‌‌ ‍‌​‍‌‌​ ​ ‌​‌​​‍‌‌​ ​ ‌​‌​​‍‌‌​ ​‍​ ​‍‌‍​ ​ ​ ‌‍​‌​ ​ ‌‍​ ​ ​‍​ ​‍‌‍‌‍​ ‌‍​ ​‍​ ​‌​ ‌‍​‍‌‌​ ​‍​ ​‍​‍‌‌​ ‌‌‌​‌​​‍ ‍‌‍​ ‌‍‍​‌‍‍‌‌‍ ​‌‍‌​‌ ​‍‌‍‌‌‌‍ ‍​‍‌‌​ ‌‌‌​​‍‌‌ ‌‍‍ ‌‍‌‌‌ ‍‌​‍‌‌​ ​ ‌​‌​​‍‌‌​ ​ ‌​‌​​‍‌‌​ ​‍​ ​‍​ ​‍​ ‍​​ ‌ ‌‍‌‌​ ​​​ ​‌​ ‌‍​ ‌ ‌‍‌‍‌‍​ ​ ​ ​ ‌ ​‍‌‌​ ​‍​ ​‍​‍‌‌​ ‌‌‌​‌​​‍ ‍‌ ‌​‌‍‌‌‌ ‍​‌ ‌​​ ‌‍​‍‌‍​‌‌ ​ ‌‍‌‌‌‌‌‌‌ ​‍‌‍ ​​ ‌‌‍‍​‌ ‌​‌ ‌​‌ ​​‌ ​ ​‍‌‌​ ​ ‌​​‌​‍‌‌​ ​‍‌​‌‍​‍‌‌​ ​‍‌​‌‍‌‍ ​‌‍‍‌‌‍​‍‌‍‌‌‌ ​‍‌ ‌​‌ ‍‌​‍ ‌‌ ​ ‌ ‌​‌ ‌‌‌‍‌​‌‍‍‌‌‍ ​‍ ‍‌ ‌‍‌‍‌‌‌ ​‍‌‍​ ‌‍‌‌‌‍ ​​‍ ‍‌‍​‌‌ ​​‌ ​​​‍‌‍‌‍‍‌‌‍‌​​ ‌‌‍‌​‌‍​ ​ ‌​​ ‌​​ ‍‌​ ‌ ​ ​‍​ ​‍​‍ ‌​ ​ ​ ‌ ​ ​ ​ ​​​‍ ‌​ ‌​‌‍‌​‌‍‌‌‌‍​ ​‍ ‌‌‍​‍​ ​‌​ ​ ‌‍‌​​‍ ‌‌‍‌‍‌‍​‌​ ​ ‌‍‌‍​ ​‌‌‍​‍‌‍​‌‌‍​ ​ ‍​​ ‌ ‌‍​ ​ ​‍​‍‌‍‌ ‌​‌ ‍‌‌ ​​‌‍‌‌​ ‌‌ ​​‌‍​‌‌‍‌ ‌‍‌‌​‍‌‍‌ ​​‌‍​‌‌ ‌​‌‍‍​​ ‌‌ ​​‌‍​‌‌‍‌ ‌‍‌‌‌​​‍‌ ‌‌‌‍‍‌‌‍ ​‌‍‌​‌‍‌‌‌ ​‍​‍‌‌​ ‌‌‌​​‍‌‌ ‌‍‍ ‌‍‌‌‌ ‍‌​‍‌‌​ ​ ‌​‌​​‍‌‌​ ​ ‌​‌​​‍‌‌​ ​‍​ ​‍‌‍​ ​ ‌ ‌‍​ ‌‍‌‌‌‍‌‍​ ​‍​ ​​‌‍​‌​ ​ ‌‍​‍‌‍​ ​ ‍​​ ​‌‌‍‌​‌‍​ ​ ​‍​ ​ ​ ‌​​ ‌‍​ ​‍​ ​‍​ ​ ‌‍‌‍​ ‍​​ ​​‌‍​‍​ ​ ‌‍‌​‌‍​ ‌‍​‌​ ​‍​ ​​​‍‌‌​ ​‍​ ​‍​‍‌‌​ ‌‌‌​‌​​‍ ‍‌ ​‍‌‍‍‌‌‍​ ‌‍‍​‌‌‌​‌‍‌‌‌ ‍​‌ ‌​​‍‌‌​ ‌‌‌​​‍‌‌ ‌‍‍ ‌‍‌‌‌ ‍‌​‍‌‌​ ​ ‌​‌​​‍‌‌​ ​ ‌​‌​​‍‌‌​ ​‍​ ​‍‌‍​ ​ ​ ‌‍​‌​ ​ ‌‍​ ​ ​‍​ ​‍‌‍‌‍​ ‌‍​ ​‍​ ​‌​ ‌‍​‍‌‌​ ​‍​ ​‍​‍‌‌​ ‌‌‌​‌​​‍ ‍‌‍​ ‌‍‍​‌‍‍‌‌‍ ​‌‍‌​‌ ​‍‌‍‌‌‌‍ ‍​‍‌‌​ ‌‌‌​​‍‌‌ ‌‍‍ ‌‍‌‌‌ ‍‌​‍‌‌​ ​ ‌​‌​​‍‌‌​ ​ ‌​‌​​‍‌‌​ ​‍​ ​‍​ ​‍​ ‍​​ ‌ ‌‍‌‌​ ​​​ ​‌​ ‌‍​ ‌ ‌‍‌‍‌‍​ ​ ​ ​ ‌ ​‍‌‌​ ​‍​ ​‍​‍‌‌​ ‌‌‌​‌​​‍ ‍‌ ‌​‌‍‌‌‌ ‍​‌ ‌​​‍‌‍‌ ​​‌‍‌‌‌ ​‍‌ ​ ‌ ​​‌‍‌‌‌‍​ ‌ ‌​‌‍‍‌‌ ‌‍‌‍‌‌​ ‌‌ ​​‌ ‌‌‌‍​‍‌‍ ​‌‍‍‌‌ ​ ‌‍‍​‌‍‌‌‌‍‌​​‍​‍‌ ‌
Contact our sales team​​​​‌ ‍ ​‍​‍‌‍ ‌ ​‍‌‍‍‌‌‍‌ ‌‍‍‌‌‍ ‍​‍​‍​ ‍‍​‍​‍‌ ​ ‌‍​‌‌‍ ‍‌‍‍‌‌ ‌​‌ ‍‌​‍ ‍‌‍‍‌‌‍ ​‍​‍​‍ ​​‍​‍‌‍‍​‌ ​‍‌‍‌‌‌‍‌‍​‍​‍​ ‍‍​‍​‍‌‍‍​‌ ‌​‌ ‌​‌ ​​‌ ​ ​ ‍‍​‍ ​‍ ‌‍ ​‌‍‍‌‌‍​‍‌‍‌‌‌ ​‍‌ ‌​‌ ‍‌​‍ ‌‌ ​ ‌ ‌​‌ ‌‌‌‍‌​‌‍‍‌‌‍ ​‍ ‍‌ ‌‍‌‍‌‌‌ ​‍‌‍​ ‌‍‌‌‌‍ ​​‍ ‍‌‍​‌‌ ​​‌ ​​​‍ ‌‍‍‌‌‍ ‍‌ ‌​‌‍‌‌‌‍ ‍‌ ‌​​‍ ‌‍‌‌‌‍‌​‌‍‍‌‌ ‌​​‍ ‌‍ ‌‌‍ ‌‍‌​‌‍‌‌​ ‌‌ ​​‌ ​‍‌‍‌‌‌ ​ ‌‍‌‌‌‍ ‍‌ ‌​‌‍​‌‌ ‌​‌‍‍‌‌‍ ‌‍ ‍​ ‍ ‌‍‍‌‌‍‌​​ ‌‌‍‌​‌‍​ ​ ‌​​ ‌​​ ‍‌​ ‌ ​ ​‍​ ​‍​‍ ‌​ ​ ​ ‌ ​ ​ ​ ​​​‍ ‌​ ‌​‌‍‌​‌‍‌‌‌‍​ ​‍ ‌‌‍​‍​ ​‌​ ​ ‌‍‌​​‍ ‌‌‍‌‍‌‍​‌​ ​ ‌‍‌‍​ ​‌‌‍​‍‌‍​‌‌‍​ ​ ‍​​ ‌ ‌‍​ ​ ​‍​ ‍ ‌ ‌​‌ ‍‌‌ ​​‌‍‌‌​ ‌‌ ​​‌‍​‌‌‍‌ ‌‍‌‌​ ‍ ‌ ​​‌‍​‌‌ ‌​‌‍‍​​ ‌‌ ​​‌‍​‌‌‍‌ ‌‍‌‌‌​​‍‌ ‌‌‌‍‍‌‌‍ ​‌‍‌​‌‍‌‌‌ ​‍​‍‌‌​ ‌‌‌​​‍‌‌ ‌‍‍ ‌‍‌‌‌ ‍‌​‍‌‌​ ​ ‌​‌​​‍‌‌​ ​ ‌​‌​​‍‌‌​ ​‍​ ​‍‌‍​ ​ ‌ ‌‍​ ‌‍‌‌‌‍‌‍​ ​‍​ ​​‌‍​‌​ ​ ‌‍​‍‌‍​ ​ ‍​​ ​‌‌‍‌​‌‍​ ​ ​‍​ ​ ​ ‌​​ ‌‍​ ​‍​ ​‍​ ​ ‌‍‌‍​ ‍​​ ​​‌‍​‍​ ​ ‌‍‌​‌‍​ ‌‍​‌​ ​‍​ ​​​‍‌‌​ ​‍​ ​‍​‍‌‌​ ‌‌‌​‌​​‍ ‍‌‍​‍‌ ‌‌‌ ‌​‌ ‌​‌‍ ‌‍ ‍‌ ​ ​‍‌‌​ ‌‌‌​​‍‌‌ ‌‍‍ ‌‍‌‌‌ ‍‌​‍‌‌​ ​ ‌​‌​​‍‌‌​ ​ ‌​‌​​‍‌‌​ ​‍​ ​‍‌‍‌​‌‍‌‌‌‍‌‍​ ‌​​ ​ ‌‍​‍‌‍‌‍‌‍​ ​ ‍‌​ ‌‍​ ‌ ​ ​‌​‍‌‌​ ​‍​ ​‍​‍‌‌​ ‌‌‌​‌​​‍ ‍‌ ‌​‌‍‌‌‌ ‍​‌ ‌​​ ‌‍​‍‌‍​‌‌ ​ ‌‍‌‌‌‌‌‌‌ ​‍‌‍ ​​ ‌‌‍‍​‌ ‌​‌ ‌​‌ ​​‌ ​ ​‍‌‌​ ​ ‌​​‌​‍‌‌​ ​‍‌​‌‍​‍‌‌​ ​‍‌​‌‍‌‍ ​‌‍‍‌‌‍​‍‌‍‌‌‌ ​‍‌ ‌​‌ ‍‌​‍ ‌‌ ​ ‌ ‌​‌ ‌‌‌‍‌​‌‍‍‌‌‍ ​‍ ‍‌ ‌‍‌‍‌‌‌ ​‍‌‍​ ‌‍‌‌‌‍ ​​‍ ‍‌‍​‌‌ ​​‌ ​​​‍‌‍‌‍‍‌‌‍‌​​ ‌‌‍‌​‌‍​ ​ ‌​​ ‌​​ ‍‌​ ‌ ​ ​‍​ ​‍​‍ ‌​ ​ ​ ‌ ​ ​ ​ ​​​‍ ‌​ ‌​‌‍‌​‌‍‌‌‌‍​ ​‍ ‌‌‍​‍​ ​‌​ ​ ‌‍‌​​‍ ‌‌‍‌‍‌‍​‌​ ​ ‌‍‌‍​ ​‌‌‍​‍‌‍​‌‌‍​ ​ ‍​​ ‌ ‌‍​ ​ ​‍​‍‌‍‌ ‌​‌ ‍‌‌ ​​‌‍‌‌​ ‌‌ ​​‌‍​‌‌‍‌ ‌‍‌‌​‍‌‍‌ ​​‌‍​‌‌ ‌​‌‍‍​​ ‌‌ ​​‌‍​‌‌‍‌ ‌‍‌‌‌​​‍‌ ‌‌‌‍‍‌‌‍ ​‌‍‌​‌‍‌‌‌ ​‍​‍‌‌​ ‌‌‌​​‍‌‌ ‌‍‍ ‌‍‌‌‌ ‍‌​‍‌‌​ ​ ‌​‌​​‍‌‌​ ​ ‌​‌​​‍‌‌​ ​‍​ ​‍‌‍​ ​ ‌ ‌‍​ ‌‍‌‌‌‍‌‍​ ​‍​ ​​‌‍​‌​ ​ ‌‍​‍‌‍​ ​ ‍​​ ​‌‌‍‌​‌‍​ ​ ​‍​ ​ ​ ‌​​ ‌‍​ ​‍​ ​‍​ ​ ‌‍‌‍​ ‍​​ ​​‌‍​‍​ ​ ‌‍‌​‌‍​ ‌‍​‌​ ​‍​ ​​​‍‌‌​ ​‍​ ​‍​‍‌‌​ ‌‌‌​‌​​‍ ‍‌‍​‍‌ ‌‌‌ ‌​‌ ‌​‌‍ ‌‍ ‍‌ ​ ​‍‌‌​ ‌‌‌​​‍‌‌ ‌‍‍ ‌‍‌‌‌ ‍‌​‍‌‌​ ​ ‌​‌​​‍‌‌​ ​ ‌​‌​​‍‌‌​ ​‍​ ​‍‌‍‌​‌‍‌‌‌‍‌‍​ ‌​​ ​ ‌‍​‍‌‍‌‍‌‍​ ​ ‍‌​ ‌‍​ ‌ ​ ​‌​‍‌‌​ ​‍​ ​‍​‍‌‌​ ‌‌‌​‌​​‍ ‍‌ ‌​‌‍‌‌‌ ‍​‌ ‌​​‍‌‍‌ ​​‌‍‌‌‌ ​‍‌ ​ ‌ ​​‌‍‌‌‌‍​ ‌ ‌​‌‍‍‌‌ ‌‍‌‍‌‌​ ‌‌ ​​‌ ‌‌‌‍​‍‌‍ ​‌‍‍‌‌ ​ ‌‍‍​‌‍‌‌‌‍‌​​‍​‍‌ ‌